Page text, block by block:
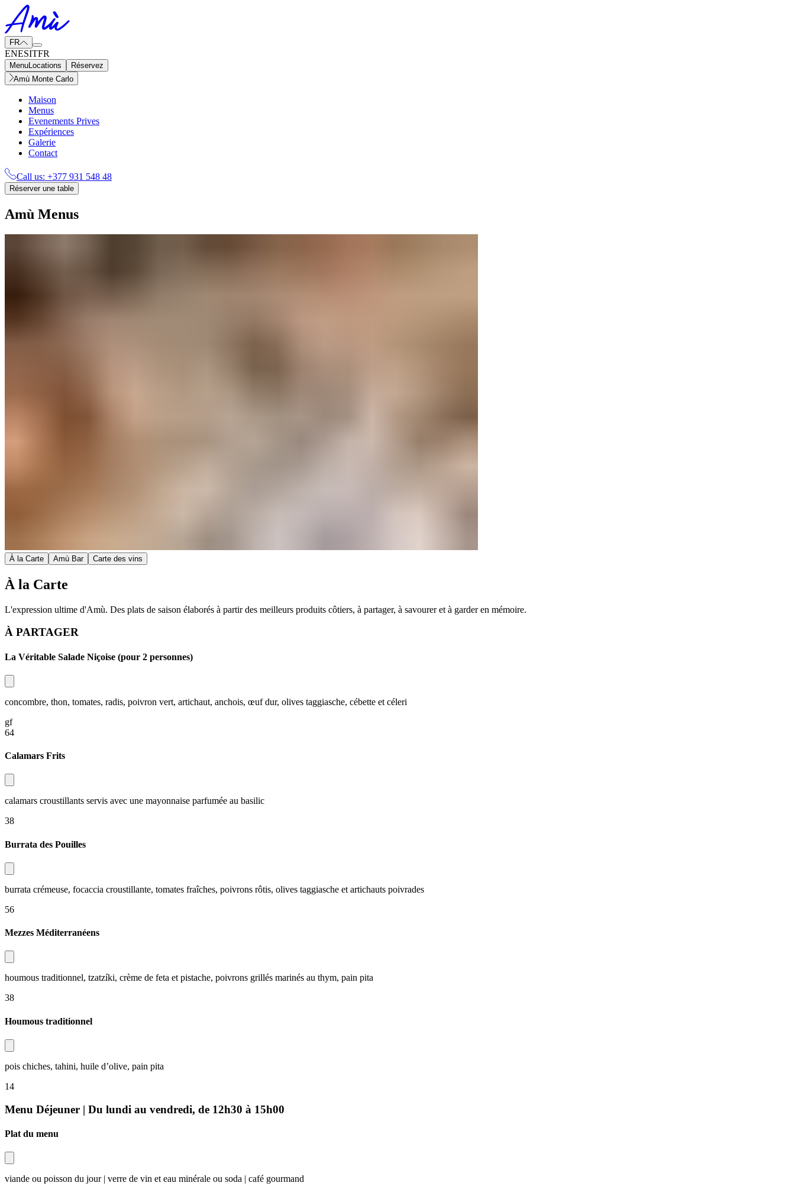
FR
ENESITFR
MenuLocations
Réservez
Amù Monte Carlo
Maison
Menus
Evenements Prives
Expériences
Galerie
Contact
Call us: +377 931 548 48
Réserver une table
Amù Menus​​​​‌ ‍ ​‍​‍‌‍ ‌ ​‍‌‍‍‌‌‍‌ ‌‍‍‌‌‍ ‍​‍​‍​ ‍‍​‍​‍‌ ​ ‌‍​‌‌‍ ‍‌‍‍‌‌ ‌​‌ ‍‌​‍ ‍‌‍‍‌‌‍ ​‍​‍​‍ ​​‍​‍‌‍‍​‌ ​‍‌‍‌‌‌‍‌‍​‍​‍​ ‍‍​‍​‍‌‍‍​‌ ‌​‌ ‌​‌ ​​‌ ​ ​ ‍‍​‍ ​‍ ‌‍ ​​‍ ‌‌‍​‌‌‍ ‍‌‍‌​​‍ ‌‌ ​‍​‍ ‌‌‍‍​‌‍ ‌ ‌​‌‍‌‌‌‍ ​‌ ​ ​‍ ‌‌ ​ ‌ ‌​‌ ‌‌‌‍‌​‌‍‍‌‌‍ ​‍ ‍‌ ‌‍‌‍‌‌‌ ​‍‌‍​ ‌‍‌‌‌‍ ​​‍ ‍‌‍​‌‌ ​​‌ ​​​‍ ‌‍‍‌‌‍ ‍‌ ‌​‌‍‌‌‌‍ ‍‌ ‌​​‍ ‌‍‌‌‌‍‌​‌‍‍‌‌ ‌​​‍ ‌‍ ‌‌‍ ‌‍‌​‌‍‌‌​ ‌‌ ​​‌ ​‍‌‍‌‌‌ ​ ‌‍‌‌‌‍ ‍‌ ‌​‌‍​‌‌ ‌​‌‍‍‌‌‍ ‌‍ ‍​ ‍ ‌‍‍‌‌‍‌​​ ‌‌‍​‌​ ​ ‌‍‌‍​ ​​‌‍​ ‌‍​‍​ ‌‌​ ​‌​‍ ‌‌‍‌‌​ ​ ​ ‍​​ ​‍​‍ ‌​ ‌​‌‍‌‍​ ​​​ ‍​​‍ ‌​ ‍‌​ ‌‍​ ​‍​ ​‌​‍ ‌‌‍​ ​ ​‌‌‍​ ​ ​‌‌‍‌‍​ ​‌‌‍‌‌​ ​​​ ‌ ‌‍‌​​ ​ ​ ​ ​ ‍ ‌ ‌​‌ ‍‌‌ ​​‌‍‌‌​ ‌‌‍‍​‌‍ ‌ ‌​‌‍‌‌‌‍ ​‌‌​ ‌‍‍‌‌ ‌​‌‍‌‌‌‌​​‌‍​‌‌‍‌ ‌‍‌‌​ ‍ ‌ ​​‌‍​‌‌ ‌​‌‍‍​​ ‌‌ ​​‌‍​‌‌‍‌ ‌‍‌‌‌​​‍‌ ‌‌‌‍‍‌‌‍ ​‌‍‌​‌‍‌‌‌ ​‍​‍‌‌​ ‌‌‌​​‍‌‌ ‌‍‍ ‌‍‌‌‌ ‍‌​‍‌‌​ ​ ‌​‌​​‍‌‌​ ​ ‌​‌​​‍‌‌​ ​‍​ ​‍​ ‌​​ ​‌​ ‌‌‌‍​‌‌‍‌‍​ ​​​ ‌‌‌‍​ ​ ‍‌​ ‌‌‌‍‌‍​ ‌ ​‍‌‌​ ​‍​ ​‍​‍‌‌​ ‌‌‌​‌​​‍ ‍‌‍‍​‌‍‌‌‌‍​‌‌‍‌​‌‍‍‌‌‍ ‍‌‍‌ ​ ‌‍​‍‌‍​‌‌ ​ ‌‍‌‌‌‌‌‌‌ ​‍‌‍ ​​ ‌‌‍‍​‌ ‌​‌ ‌​‌ ​​‌ ​ ​‍‌‌​ ​ ‌​​‌​‍‌‌​ ​‍‌​‌‍​‍‌‌​ ​‍‌​‌‍‌‍ ​​‍ ‌‌‍​‌‌‍ ‍‌‍‌​​‍ ‌‌ ​‍​‍ ‌‌‍‍​‌‍ ‌ ‌​‌‍‌‌‌‍ ​‌ ​ ​‍ ‌‌ ​ ‌ ‌​‌ ‌‌‌‍‌​‌‍‍‌‌‍ ​‍ ‍‌ ‌‍‌‍‌‌‌ ​‍‌‍​ ‌‍‌‌‌‍ ​​‍ ‍‌‍​‌‌ ​​‌ ​​​‍‌‍‌‍‍‌‌‍‌​​ ‌‌‍​‌​ ​ ‌‍‌‍​ ​​‌‍​ ‌‍​‍​ ‌‌​ ​‌​‍ ‌‌‍‌‌​ ​ ​ ‍​​ ​‍​‍ ‌​ ‌​‌‍‌‍​ ​​​ ‍​​‍ ‌​ ‍‌​ ‌‍​ ​‍​ ​‌​‍ ‌‌‍​ ​ ​‌‌‍​ ​ ​‌‌‍‌‍​ ​‌‌‍‌‌​ ​​​ ‌ ‌‍‌​​ ​ ​ ​ ​‍‌‍‌ ‌​‌ ‍‌‌ ​​‌‍‌‌​ ‌‌‍‍​‌‍ ‌ ‌​‌‍‌‌‌‍ ​‌‌​ ‌‍‍‌‌ ‌​‌‍‌‌‌‌​​‌‍​‌‌‍‌ ‌‍‌‌​‍‌‍‌ ​​‌‍​‌‌ ‌​‌‍‍​​ ‌‌ ​​‌‍​‌‌‍‌ ‌‍‌‌‌​​‍‌ ‌‌‌‍‍‌‌‍ ​‌‍‌​‌‍‌‌‌ ​‍​‍‌‌​ ‌‌‌​​‍‌‌ ‌‍‍ ‌‍‌‌‌ ‍‌​‍‌‌​ ​ ‌​‌​​‍‌‌​ ​ ‌​‌​​‍‌‌​ ​‍​ ​‍​ ‌​​ ​‌​ ‌‌‌‍​‌‌‍‌‍​ ​​​ ‌‌‌‍​ ​ ‍‌​ ‌‌‌‍‌‍​ ‌ ​‍‌‌​ ​‍​ ​‍​‍‌‌​ ‌‌‌​‌​​‍ ‍‌‍‍​‌‍‌‌‌‍​‌‌‍‌​‌‍‍‌‌‍ ‍‌‍‌ ​‍‌‍‌ ​​‌‍‌‌‌ ​‍‌ ​ ‌ ​​‌‍‌‌‌‍​ ‌ ‌​‌‍‍‌‌ ‌‍‌‍‌‌​ ‌‌ ​​‌ ‌‌‌‍​‍‌‍ ​‌‍‍‌‌ ​ ‌‍‍​‌‍‌‌‌‍‌​​‍​‍‌ ‌
À la Carte​​​​‌ ‍ ​‍​‍‌‍ ‌ ​‍‌‍‍‌‌‍‌ ‌‍‍‌‌‍ ‍​‍​‍​ ‍‍​‍​‍‌ ​ ‌‍​‌‌‍ ‍‌‍‍‌‌ ‌​‌ ‍‌​‍ ‍‌‍‍‌‌‍ ​‍​‍​‍ ​​‍​‍‌‍‍​‌ ​‍‌‍‌‌‌‍‌‍​‍​‍​ ‍‍​‍​‍‌‍‍​‌ ‌​‌ ‌​‌ ​​‌ ​ ​ ‍‍​‍ ​‍ ‌‍ ​​‍ ‌‌‍​‌‌‍ ‍‌‍‌​​‍ ‌‌ ​‍​‍ ‌‌‍‍​‌‍ ‌ ‌​‌‍‌‌‌‍ ​‌ ​ ​‍ ‌‌ ​ ‌ ‌​‌ ‌‌‌‍‌​‌‍‍‌‌‍ ​‍ ‍‌ ‌‍‌‍‌‌‌ ​‍‌‍​ ‌‍‌‌‌‍ ​​‍ ‍‌‍​‌‌ ​​‌ ​​​‍ ‌‍‍‌‌‍ ‍‌ ‌​‌‍‌‌‌‍ ‍‌ ‌​​‍ ‌‍‌‌‌‍‌​‌‍‍‌‌ ‌​​‍ ‌‍ ‌‌‍ ‌‍‌​‌‍‌‌​ ‌‌ ​​‌ ​‍‌‍‌‌‌ ​ ‌‍‌‌‌‍ ‍‌ ‌​‌‍​‌‌ ‌​‌‍‍‌‌‍ ‌‍ ‍​ ‍ ‌‍‍‌‌‍‌​​ ‌‌‍​‌​ ​ ‌‍‌‍​ ​​‌‍​ ‌‍​‍​ ‌‌​ ​‌​‍ ‌‌‍‌‌​ ​ ​ ‍​​ ​‍​‍ ‌​ ‌​‌‍‌‍​ ​​​ ‍​​‍ ‌​ ‍‌​ ‌‍​ ​‍​ ​‌​‍ ‌‌‍​ ​ ​‌‌‍​ ​ ​‌‌‍‌‍​ ​‌‌‍‌‌​ ​​​ ‌ ‌‍‌​​ ​ ​ ​ ​ ‍ ‌ ‌​‌ ‍‌‌ ​​‌‍‌‌​ ‌‌‍‍​‌‍ ‌ ‌​‌‍‌‌‌‍ ​‌‌​ ‌‍‍‌‌ ‌​‌‍‌‌‌‌​​‌‍​‌‌‍‌ ‌‍‌‌​ ‍ ‌ ​​‌‍​‌‌ ‌​‌‍‍​​ ‌‌ ​​‌‍​‌‌‍‌ ‌‍‌‌‌​​‍‌ ‌‌‌‍‍‌‌‍ ​‌‍‌​‌‍‌‌‌ ​‍​‍‌‌​ ‌‌‌​​‍‌‌ ‌‍‍ ‌‍‌‌‌ ‍‌​‍‌‌​ ​ ‌​‌​​‍‌‌​ ​ ‌​‌​​‍‌‌​ ​‍​ ​‍‌‍‌‌​ ​​​ ​‌‌‍​ ‌‍‌​​ ‍​​ ​‌‌‍​‍​ ‌‍​ ​ ‌‍‌‍‌‍‌‍​‍‌‌​ ​‍​ ​‍​‍‌‌​ ‌‌‌​‌​​‍ ‍‌‍ ‌‌‍‌‌‌‍ ‍‌ ‌‌‌ ​ ​‍‌‌​ ‌‌‌​​‍‌‌ ‌‍‍ ‌‍‌‌‌ ‍‌​‍‌‌​ ​ ‌​‌​​‍‌‌​ ​ ‌​‌​​‍‌‌​ ​‍​ ​‍​ ‌‌​ ‌ ​ ‌‍‌‍‌‌​ ​​​ ‍‌​ ​ ‌‍‌​​ ‍‌​ ​‌‌‍‌​​ ‌ ​‍‌‌​ ​‍​ ​‍​‍‌‌​ ‌‌‌​‌​​‍ ‍‌‍ ‌‌‍‌‌‌‍ ‍‌ ‌‌‌​ ‍‌‍​‌‌‍ ‌‌‍‌‌​ ‌‍​‍‌‍​‌‌ ​ ‌‍‌‌‌‌‌‌‌ ​‍‌‍ ​​ ‌‌‍‍​‌ ‌​‌ ‌​‌ ​​‌ ​ ​‍‌‌​ ​ ‌​​‌​‍‌‌​ ​‍‌​‌‍​‍‌‌​ ​‍‌​‌‍‌‍ ​​‍ ‌‌‍​‌‌‍ ‍‌‍‌​​‍ ‌‌ ​‍​‍ ‌‌‍‍​‌‍ ‌ ‌​‌‍‌‌‌‍ ​‌ ​ ​‍ ‌‌ ​ ‌ ‌​‌ ‌‌‌‍‌​‌‍‍‌‌‍ ​‍ ‍‌ ‌‍‌‍‌‌‌ ​‍‌‍​ ‌‍‌‌‌‍ ​​‍ ‍‌‍​‌‌ ​​‌ ​​​‍‌‍‌‍‍‌‌‍‌​​ ‌‌‍​‌​ ​ ‌‍‌‍​ ​​‌‍​ ‌‍​‍​ ‌‌​ ​‌​‍ ‌‌‍‌‌​ ​ ​ ‍​​ ​‍​‍ ‌​ ‌​‌‍‌‍​ ​​​ ‍​​‍ ‌​ ‍‌​ ‌‍​ ​‍​ ​‌​‍ ‌‌‍​ ​ ​‌‌‍​ ​ ​‌‌‍‌‍​ ​‌‌‍‌‌​ ​​​ ‌ ‌‍‌​​ ​ ​ ​ ​‍‌‍‌ ‌​‌ ‍‌‌ ​​‌‍‌‌​ ‌‌‍‍​‌‍ ‌ ‌​‌‍‌‌‌‍ ​‌‌​ ‌‍‍‌‌ ‌​‌‍‌‌‌‌​​‌‍​‌‌‍‌ ‌‍‌‌​‍‌‍‌ ​​‌‍​‌‌ ‌​‌‍‍​​ ‌‌ ​​‌‍​‌‌‍‌ ‌‍‌‌‌​​‍‌ ‌‌‌‍‍‌‌‍ ​‌‍‌​‌‍‌‌‌ ​‍​‍‌‌​ ‌‌‌​​‍‌‌ ‌‍‍ ‌‍‌‌‌ ‍‌​‍‌‌​ ​ ‌​‌​​‍‌‌​ ​ ‌​‌​​‍‌‌​ ​‍​ ​‍‌‍‌‌​ ​​​ ​‌‌‍​ ‌‍‌​​ ‍​​ ​‌‌‍​‍​ ‌‍​ ​ ‌‍‌‍‌‍‌‍​‍‌‌​ ​‍​ ​‍​‍‌‌​ ‌‌‌​‌​​‍ ‍‌‍ ‌‌‍‌‌‌‍ ‍‌ ‌‌‌ ​ ​‍‌‌​ ‌‌‌​​‍‌‌ ‌‍‍ ‌‍‌‌‌ ‍‌​‍‌‌​ ​ ‌​‌​​‍‌‌​ ​ ‌​‌​​‍‌‌​ ​‍​ ​‍​ ‌‌​ ‌ ​ ‌‍‌‍‌‌​ ​​​ ‍‌​ ​ ‌‍‌​​ ‍‌​ ​‌‌‍‌​​ ‌ ​‍‌‌​ ​‍​ ​‍​‍‌‌​ ‌‌‌​‌​​‍ ‍‌‍ ‌‌‍‌‌‌‍ ‍‌ ‌‌‌​ ‍‌‍​‌‌‍ ‌‌‍‌‌​‍‌‍‌ ​​‌‍‌‌‌ ​‍‌ ​ ‌ ​​‌‍‌‌‌‍​ ‌ ‌​‌‍‍‌‌ ‌‍‌‍‌‌​ ‌‌ ​​‌ ‌‌‌‍​‍‌‍ ​‌‍‍‌‌ ​ ‌‍‍​‌‍‌‌‌‍‌​​‍​‍‌ ‌ Amù Bar​​​​‌ ‍ ​‍​‍‌‍ ‌ ​‍‌‍‍‌‌‍‌ ‌‍‍‌‌‍ ‍​‍​‍​ ‍‍​‍​‍‌ ​ ‌‍​‌‌‍ ‍‌‍‍‌‌ ‌​‌ ‍‌​‍ ‍‌‍‍‌‌‍ ​‍​‍​‍ ​​‍​‍‌‍‍​‌ ​‍‌‍‌‌‌‍‌‍​‍​‍​ ‍‍​‍​‍‌‍‍​‌ ‌​‌ ‌​‌ ​​‌ ​ ​ ‍‍​‍ ​‍ ‌‍ ​​‍ ‌‌‍​‌‌‍ ‍‌‍‌​​‍ ‌‌ ​‍​‍ ‌‌‍‍​‌‍ ‌ ‌​‌‍‌‌‌‍ ​‌ ​ ​‍ ‌‌ ​ ‌ ‌​‌ ‌‌‌‍‌​‌‍‍‌‌‍ ​‍ ‍‌ ‌‍‌‍‌‌‌ ​‍‌‍​ ‌‍‌‌‌‍ ​​‍ ‍‌‍​‌‌ ​​‌ ​​​‍ ‌‍‍‌‌‍ ‍‌ ‌​‌‍‌‌‌‍ ‍‌ ‌​​‍ ‌‍‌‌‌‍‌​‌‍‍‌‌ ‌​​‍ ‌‍ ‌‌‍ ‌‍‌​‌‍‌‌​ ‌‌ ​​‌ ​‍‌‍‌‌‌ ​ ‌‍‌‌‌‍ ‍‌ ‌​‌‍​‌‌ ‌​‌‍‍‌‌‍ ‌‍ ‍​ ‍ ‌‍‍‌‌‍‌​​ ‌‌‍​‌​ ​ ‌‍‌‍​ ​​‌‍​ ‌‍​‍​ ‌‌​ ​‌​‍ ‌‌‍‌‌​ ​ ​ ‍​​ ​‍​‍ ‌​ ‌​‌‍‌‍​ ​​​ ‍​​‍ ‌​ ‍‌​ ‌‍​ ​‍​ ​‌​‍ ‌‌‍​ ​ ​‌‌‍​ ​ ​‌‌‍‌‍​ ​‌‌‍‌‌​ ​​​ ‌ ‌‍‌​​ ​ ​ ​ ​ ‍ ‌ ‌​‌ ‍‌‌ ​​‌‍‌‌​ ‌‌‍‍​‌‍ ‌ ‌​‌‍‌‌‌‍ ​‌‌​ ‌‍‍‌‌ ‌​‌‍‌‌‌‌​​‌‍​‌‌‍‌ ‌‍‌‌​ ‍ ‌ ​​‌‍​‌‌ ‌​‌‍‍​​ ‌‌ ​​‌‍​‌‌‍‌ ‌‍‌‌‌​​‍‌ ‌‌‌‍‍‌‌‍ ​‌‍‌​‌‍‌‌‌ ​‍​‍‌‌​ ‌‌‌​​‍‌‌ ‌‍‍ ‌‍‌‌‌ ‍‌​‍‌‌​ ​ ‌​‌​​‍‌‌​ ​ ‌​‌​​‍‌‌​ ​‍​ ​‍‌‍‌‌​ ​​​ ​‌‌‍​ ‌‍‌​​ ‍​​ ​‌‌‍​‍​ ‌‍​ ​ ‌‍‌‍‌‍‌‍​‍‌‌​ ​‍​ ​‍​‍‌‌​ ‌‌‌​‌​​‍ ‍‌‍ ‌‌‍‌‌‌‍ ‍‌ ‌‌‌ ​ ​‍‌‌​ ‌‌‌​​‍‌‌ ‌‍‍ ‌‍‌‌‌ ‍‌​‍‌‌​ ​ ‌​‌​​‍‌‌​ ​ ‌​‌​​‍‌‌​ ​‍​ ​‍‌‍​‍​ ‌​​ ​ ​ ‌‌​ ​‌​ ‌‍‌‍‌​​ ​​​ ​​​ ​‌​ ​‌​ ‌‍​‍‌‌​ ​‍​ ​‍​‍‌‌​ ‌‌‌​‌​​‍ ‍‌‍ ‌‌‍‌‌‌‍ ‍‌ ‌‌‌​ ‍‌‍​‌‌‍ ‌‌‍‌‌​ ‌‍​‍‌‍​‌‌ ​ ‌‍‌‌‌‌‌‌‌ ​‍‌‍ ​​ ‌‌‍‍​‌ ‌​‌ ‌​‌ ​​‌ ​ ​‍‌‌​ ​ ‌​​‌​‍‌‌​ ​‍‌​‌‍​‍‌‌​ ​‍‌​‌‍‌‍ ​​‍ ‌‌‍​‌‌‍ ‍‌‍‌​​‍ ‌‌ ​‍​‍ ‌‌‍‍​‌‍ ‌ ‌​‌‍‌‌‌‍ ​‌ ​ ​‍ ‌‌ ​ ‌ ‌​‌ ‌‌‌‍‌​‌‍‍‌‌‍ ​‍ ‍‌ ‌‍‌‍‌‌‌ ​‍‌‍​ ‌‍‌‌‌‍ ​​‍ ‍‌‍​‌‌ ​​‌ ​​​‍‌‍‌‍‍‌‌‍‌​​ ‌‌‍​‌​ ​ ‌‍‌‍​ ​​‌‍​ ‌‍​‍​ ‌‌​ ​‌​‍ ‌‌‍‌‌​ ​ ​ ‍​​ ​‍​‍ ‌​ ‌​‌‍‌‍​ ​​​ ‍​​‍ ‌​ ‍‌​ ‌‍​ ​‍​ ​‌​‍ ‌‌‍​ ​ ​‌‌‍​ ​ ​‌‌‍‌‍​ ​‌‌‍‌‌​ ​​​ ‌ ‌‍‌​​ ​ ​ ​ ​‍‌‍‌ ‌​‌ ‍‌‌ ​​‌‍‌‌​ ‌‌‍‍​‌‍ ‌ ‌​‌‍‌‌‌‍ ​‌‌​ ‌‍‍‌‌ ‌​‌‍‌‌‌‌​​‌‍​‌‌‍‌ ‌‍‌‌​‍‌‍‌ ​​‌‍​‌‌ ‌​‌‍‍​​ ‌‌ ​​‌‍​‌‌‍‌ ‌‍‌‌‌​​‍‌ ‌‌‌‍‍‌‌‍ ​‌‍‌​‌‍‌‌‌ ​‍​‍‌‌​ ‌‌‌​​‍‌‌ ‌‍‍ ‌‍‌‌‌ ‍‌​‍‌‌​ ​ ‌​‌​​‍‌‌​ ​ ‌​‌​​‍‌‌​ ​‍​ ​‍‌‍‌‌​ ​​​ ​‌‌‍​ ‌‍‌​​ ‍​​ ​‌‌‍​‍​ ‌‍​ ​ ‌‍‌‍‌‍‌‍​‍‌‌​ ​‍​ ​‍​‍‌‌​ ‌‌‌​‌​​‍ ‍‌‍ ‌‌‍‌‌‌‍ ‍‌ ‌‌‌ ​ ​‍‌‌​ ‌‌‌​​‍‌‌ ‌‍‍ ‌‍‌‌‌ ‍‌​‍‌‌​ ​ ‌​‌​​‍‌‌​ ​ ‌​‌​​‍‌‌​ ​‍​ ​‍‌‍​‍​ ‌​​ ​ ​ ‌‌​ ​‌​ ‌‍‌‍‌​​ ​​​ ​​​ ​‌​ ​‌​ ‌‍​‍‌‌​ ​‍​ ​‍​‍‌‌​ ‌‌‌​‌​​‍ ‍‌‍ ‌‌‍‌‌‌‍ ‍‌ ‌‌‌​ ‍‌‍​‌‌‍ ‌‌‍‌‌​‍‌‍‌ ​​‌‍‌‌‌ ​‍‌ ​ ‌ ​​‌‍‌‌‌‍​ ‌ ‌​‌‍‍‌‌ ‌‍‌‍‌‌​ ‌‌ ​​‌ ‌‌‌‍​‍‌‍ ​‌‍‍‌‌ ​ ‌‍‍​‌‍‌‌‌‍‌​​‍​‍‌ ‌ Carte des vins​​​​‌ ‍ ​‍​‍‌‍ ‌ ​‍‌‍‍‌‌‍‌ ‌‍‍‌‌‍ ‍​‍​‍​ ‍‍​‍​‍‌ ​ ‌‍​‌‌‍ ‍‌‍‍‌‌ ‌​‌ ‍‌​‍ ‍‌‍‍‌‌‍ ​‍​‍​‍ ​​‍​‍‌‍‍​‌ ​‍‌‍‌‌‌‍‌‍​‍​‍​ ‍‍​‍​‍‌‍‍​‌ ‌​‌ ‌​‌ ​​‌ ​ ​ ‍‍​‍ ​‍ ‌‍ ​​‍ ‌‌‍​‌‌‍ ‍‌‍‌​​‍ ‌‌ ​‍​‍ ‌‌‍‍​‌‍ ‌ ‌​‌‍‌‌‌‍ ​‌ ​ ​‍ ‌‌ ​ ‌ ‌​‌ ‌‌‌‍‌​‌‍‍‌‌‍ ​‍ ‍‌ ‌‍‌‍‌‌‌ ​‍‌‍​ ‌‍‌‌‌‍ ​​‍ ‍‌‍​‌‌ ​​‌ ​​​‍ ‌‍‍‌‌‍ ‍‌ ‌​‌‍‌‌‌‍ ‍‌ ‌​​‍ ‌‍‌‌‌‍‌​‌‍‍‌‌ ‌​​‍ ‌‍ ‌‌‍ ‌‍‌​‌‍‌‌​ ‌‌ ​​‌ ​‍‌‍‌‌‌ ​ ‌‍‌‌‌‍ ‍‌ ‌​‌‍​‌‌ ‌​‌‍‍‌‌‍ ‌‍ ‍​ ‍ ‌‍‍‌‌‍‌​​ ‌‌‍​‌​ ​ ‌‍‌‍​ ​​‌‍​ ‌‍​‍​ ‌‌​ ​‌​‍ ‌‌‍‌‌​ ​ ​ ‍​​ ​‍​‍ ‌​ ‌​‌‍‌‍​ ​​​ ‍​​‍ ‌​ ‍‌​ ‌‍​ ​‍​ ​‌​‍ ‌‌‍​ ​ ​‌‌‍​ ​ ​‌‌‍‌‍​ ​‌‌‍‌‌​ ​​​ ‌ ‌‍‌​​ ​ ​ ​ ​ ‍ ‌ ‌​‌ ‍‌‌ ​​‌‍‌‌​ ‌‌‍‍​‌‍ ‌ ‌​‌‍‌‌‌‍ ​‌‌​ ‌‍‍‌‌ ‌​‌‍‌‌‌‌​​‌‍​‌‌‍‌ ‌‍‌‌​ ‍ ‌ ​​‌‍​‌‌ ‌​‌‍‍​​ ‌‌ ​​‌‍​‌‌‍‌ ‌‍‌‌‌​​‍‌ ‌‌‌‍‍‌‌‍ ​‌‍‌​‌‍‌‌‌ ​‍​‍‌‌​ ‌‌‌​​‍‌‌ ‌‍‍ ‌‍‌‌‌ ‍‌​‍‌‌​ ​ ‌​‌​​‍‌‌​ ​ ‌​‌​​‍‌‌​ ​‍​ ​‍‌‍‌‌​ ​​​ ​‌‌‍​ ‌‍‌​​ ‍​​ ​‌‌‍​‍​ ‌‍​ ​ ‌‍‌‍‌‍‌‍​‍‌‌​ ​‍​ ​‍​‍‌‌​ ‌‌‌​‌​​‍ ‍‌‍ ‌‌‍‌‌‌‍ ‍‌ ‌‌‌ ​ ​‍‌‌​ ‌‌‌​​‍‌‌ ‌‍‍ ‌‍‌‌‌ ‍‌​‍‌‌​ ​ ‌​‌​​‍‌‌​ ​ ‌​‌​​‍‌‌​ ​‍​ ​‍​ ‌‌‌‍‌‌​ ‌ ‌‍​ ​ ‌ ​ ‌‍​ ​​‌‍​‍​ ‌‍​ ‌ ‌‍​‌‌‍​‍​‍‌‌​ ​‍​ ​‍​‍‌‌​ ‌‌‌​‌​​‍ ‍‌‍ ‌‌‍‌‌‌‍ ‍‌ ‌‌‌​ ‍‌‍​‌‌‍ ‌‌‍‌‌​ ‌‍​‍‌‍​‌‌ ​ ‌‍‌‌‌‌‌‌‌ ​‍‌‍ ​​ ‌‌‍‍​‌ ‌​‌ ‌​‌ ​​‌ ​ ​‍‌‌​ ​ ‌​​‌​‍‌‌​ ​‍‌​‌‍​‍‌‌​ ​‍‌​‌‍‌‍ ​​‍ ‌‌‍​‌‌‍ ‍‌‍‌​​‍ ‌‌ ​‍​‍ ‌‌‍‍​‌‍ ‌ ‌​‌‍‌‌‌‍ ​‌ ​ ​‍ ‌‌ ​ ‌ ‌​‌ ‌‌‌‍‌​‌‍‍‌‌‍ ​‍ ‍‌ ‌‍‌‍‌‌‌ ​‍‌‍​ ‌‍‌‌‌‍ ​​‍ ‍‌‍​‌‌ ​​‌ ​​​‍‌‍‌‍‍‌‌‍‌​​ ‌‌‍​‌​ ​ ‌‍‌‍​ ​​‌‍​ ‌‍​‍​ ‌‌​ ​‌​‍ ‌‌‍‌‌​ ​ ​ ‍​​ ​‍​‍ ‌​ ‌​‌‍‌‍​ ​​​ ‍​​‍ ‌​ ‍‌​ ‌‍​ ​‍​ ​‌​‍ ‌‌‍​ ​ ​‌‌‍​ ​ ​‌‌‍‌‍​ ​‌‌‍‌‌​ ​​​ ‌ ‌‍‌​​ ​ ​ ​ ​‍‌‍‌ ‌​‌ ‍‌‌ ​​‌‍‌‌​ ‌‌‍‍​‌‍ ‌ ‌​‌‍‌‌‌‍ ​‌‌​ ‌‍‍‌‌ ‌​‌‍‌‌‌‌​​‌‍​‌‌‍‌ ‌‍‌‌​‍‌‍‌ ​​‌‍​‌‌ ‌​‌‍‍​​ ‌‌ ​​‌‍​‌‌‍‌ ‌‍‌‌‌​​‍‌ ‌‌‌‍‍‌‌‍ ​‌‍‌​‌‍‌‌‌ ​‍​‍‌‌​ ‌‌‌​​‍‌‌ ‌‍‍ ‌‍‌‌‌ ‍‌​‍‌‌​ ​ ‌​‌​​‍‌‌​ ​ ‌​‌​​‍‌‌​ ​‍​ ​‍‌‍‌‌​ ​​​ ​‌‌‍​ ‌‍‌​​ ‍​​ ​‌‌‍​‍​ ‌‍​ ​ ‌‍‌‍‌‍‌‍​‍‌‌​ ​‍​ ​‍​‍‌‌​ ‌‌‌​‌​​‍ ‍‌‍ ‌‌‍‌‌‌‍ ‍‌ ‌‌‌ ​ ​‍‌‌​ ‌‌‌​​‍‌‌ ‌‍‍ ‌‍‌‌‌ ‍‌​‍‌‌​ ​ ‌​‌​​‍‌‌​ ​ ‌​‌​​‍‌‌​ ​‍​ ​‍​ ‌‌‌‍‌‌​ ‌ ‌‍​ ​ ‌ ​ ‌‍​ ​​‌‍​‍​ ‌‍​ ‌ ‌‍​‌‌‍​‍​‍‌‌​ ​‍​ ​‍​‍‌‌​ ‌‌‌​‌​​‍ ‍‌‍ ‌‌‍‌‌‌‍ ‍‌ ‌‌‌​ ‍‌‍​‌‌‍ ‌‌‍‌‌​‍‌‍‌ ​​‌‍‌‌‌ ​‍‌ ​ ‌ ​​‌‍‌‌‌‍​ ‌ ‌​‌‍‍‌‌ ‌‍‌‍‌‌​ ‌‌ ​​‌ ‌‌‌‍​‍‌‍ ​‌‍‍‌‌ ​ ‌‍‍​‌‍‌‌‌‍‌​​‍​‍‌ ‌
À la Carte​​​​‌ ‍ ​‍​‍‌‍ ‌ ​‍‌‍‍‌‌‍‌ ‌‍‍‌‌‍ ‍​‍​‍​ ‍‍​‍​‍‌ ​ ‌‍​‌‌‍ ‍‌‍‍‌‌ ‌​‌ ‍‌​‍ ‍‌‍‍‌‌‍ ​‍​‍​‍ ​​‍​‍‌‍‍​‌ ​‍‌‍‌‌‌‍‌‍​‍​‍​ ‍‍​‍​‍‌‍‍​‌ ‌​‌ ‌​‌ ​​‌ ​ ​ ‍‍​‍ ​‍ ‌‍ ​​‍ ‌‌‍​‌‌‍ ‍‌‍‌​​‍ ‌‌ ​‍​‍ ‌‌‍‍​‌‍ ‌ ‌​‌‍‌‌‌‍ ​‌ ​ ​‍ ‌‌ ​ ‌ ‌​‌ ‌‌‌‍‌​‌‍‍‌‌‍ ​‍ ‍‌ ‌‍‌‍‌‌‌ ​‍‌‍​ ‌‍‌‌‌‍ ​​‍ ‍‌‍​‌‌ ​​‌ ​​​‍ ‌‍‍‌‌‍ ‍‌ ‌​‌‍‌‌‌‍ ‍‌ ‌​​‍ ‌‍‌‌‌‍‌​‌‍‍‌‌ ‌​​‍ ‌‍ ‌‌‍ ‌‍‌​‌‍‌‌​ ‌‌ ​​‌ ​‍‌‍‌‌‌ ​ ‌‍‌‌‌‍ ‍‌ ‌​‌‍​‌‌ ‌​‌‍‍‌‌‍ ‌‍ ‍​ ‍ ‌‍‍‌‌‍‌​​ ‌‌‍​‌​ ​ ‌‍‌‍​ ​​‌‍​ ‌‍​‍​ ‌‌​ ​‌​‍ ‌‌‍‌‌​ ​ ​ ‍​​ ​‍​‍ ‌​ ‌​‌‍‌‍​ ​​​ ‍​​‍ ‌​ ‍‌​ ‌‍​ ​‍​ ​‌​‍ ‌‌‍​ ​ ​‌‌‍​ ​ ​‌‌‍‌‍​ ​‌‌‍‌‌​ ​​​ ‌ ‌‍‌​​ ​ ​ ​ ​ ‍ ‌ ‌​‌ ‍‌‌ ​​‌‍‌‌​ ‌‌‍‍​‌‍ ‌ ‌​‌‍‌‌‌‍ ​‌‌​ ‌‍‍‌‌ ‌​‌‍‌‌‌‌​​‌‍​‌‌‍‌ ‌‍‌‌​ ‍ ‌ ​​‌‍​‌‌ ‌​‌‍‍​​ ‌‌ ​​‌‍​‌‌‍‌ ‌‍‌‌‌​​‍‌ ‌‌‌‍‍‌‌‍ ​‌‍‌​‌‍‌‌‌ ​‍​‍‌‌​ ‌‌‌​​‍‌‌ ‌‍‍ ‌‍‌‌‌ ‍‌​‍‌‌​ ​ ‌​‌​​‍‌‌​ ​ ‌​‌​​‍‌‌​ ​‍​ ​‍‌‍‌‌​ ​​​ ​‌‌‍​ ‌‍‌​​ ‍​​ ​‌‌‍​‍​ ‌‍​ ​ ‌‍‌‍‌‍‌‍​‍‌‌​ ​‍​ ​‍​‍‌‌​ ‌‌‌​‌​​‍ ‍‌‍ ‌‌‍‌‌‌‍ ‍‌ ‌‌‌ ​ ​‍‌‌​ ‌‌‌​​‍‌‌ ‌‍‍ ‌‍‌‌‌ ‍‌​‍‌‌​ ​ ‌​‌​​‍‌‌​ ​ ‌​‌​​‍‌‌​ ​‍​ ​‍​ ‌‌​ ‌ ​ ‌‍‌‍‌‌​ ​​​ ‍‌​ ​ ‌‍‌​​ ‍‌​ ​‌‌‍‌​​ ‌ ​‍‌‌​ ​‍​ ​‍​‍‌‌​ ‌‌‌​‌​​‍ ‍‌‍ ‌‌‍‌‌‌‍ ‍‌ ‌‌‌​ ‍‌‍​‌‌‍ ‌‌‍‌‌​ ‌‍​‍‌‍​‌‌ ​ ‌‍‌‌‌‌‌‌‌ ​‍‌‍ ​​ ‌‌‍‍​‌ ‌​‌ ‌​‌ ​​‌ ​ ​‍‌‌​ ​ ‌​​‌​‍‌‌​ ​‍‌​‌‍​‍‌‌​ ​‍‌​‌‍‌‍ ​​‍ ‌‌‍​‌‌‍ ‍‌‍‌​​‍ ‌‌ ​‍​‍ ‌‌‍‍​‌‍ ‌ ‌​‌‍‌‌‌‍ ​‌ ​ ​‍ ‌‌ ​ ‌ ‌​‌ ‌‌‌‍‌​‌‍‍‌‌‍ ​‍ ‍‌ ‌‍‌‍‌‌‌ ​‍‌‍​ ‌‍‌‌‌‍ ​​‍ ‍‌‍​‌‌ ​​‌ ​​​‍‌‍‌‍‍‌‌‍‌​​ ‌‌‍​‌​ ​ ‌‍‌‍​ ​​‌‍​ ‌‍​‍​ ‌‌​ ​‌​‍ ‌‌‍‌‌​ ​ ​ ‍​​ ​‍​‍ ‌​ ‌​‌‍‌‍​ ​​​ ‍​​‍ ‌​ ‍‌​ ‌‍​ ​‍​ ​‌​‍ ‌‌‍​ ​ ​‌‌‍​ ​ ​‌‌‍‌‍​ ​‌‌‍‌‌​ ​​​ ‌ ‌‍‌​​ ​ ​ ​ ​‍‌‍‌ ‌​‌ ‍‌‌ ​​‌‍‌‌​ ‌‌‍‍​‌‍ ‌ ‌​‌‍‌‌‌‍ ​‌‌​ ‌‍‍‌‌ ‌​‌‍‌‌‌‌​​‌‍​‌‌‍‌ ‌‍‌‌​‍‌‍‌ ​​‌‍​‌‌ ‌​‌‍‍​​ ‌‌ ​​‌‍​‌‌‍‌ ‌‍‌‌‌​​‍‌ ‌‌‌‍‍‌‌‍ ​‌‍‌​‌‍‌‌‌ ​‍​‍‌‌​ ‌‌‌​​‍‌‌ ‌‍‍ ‌‍‌‌‌ ‍‌​‍‌‌​ ​ ‌​‌​​‍‌‌​ ​ ‌​‌​​‍‌‌​ ​‍​ ​‍‌‍‌‌​ ​​​ ​‌‌‍​ ‌‍‌​​ ‍​​ ​‌‌‍​‍​ ‌‍​ ​ ‌‍‌‍‌‍‌‍​‍‌‌​ ​‍​ ​‍​‍‌‌​ ‌‌‌​‌​​‍ ‍‌‍ ‌‌‍‌‌‌‍ ‍‌ ‌‌‌ ​ ​‍‌‌​ ‌‌‌​​‍‌‌ ‌‍‍ ‌‍‌‌‌ ‍‌​‍‌‌​ ​ ‌​‌​​‍‌‌​ ​ ‌​‌​​‍‌‌​ ​‍​ ​‍​ ‌‌​ ‌ ​ ‌‍‌‍‌‌​ ​​​ ‍‌​ ​ ‌‍‌​​ ‍‌​ ​‌‌‍‌​​ ‌ ​‍‌‌​ ​‍​ ​‍​‍‌‌​ ‌‌‌​‌​​‍ ‍‌‍ ‌‌‍‌‌‌‍ ‍‌ ‌‌‌​ ‍‌‍​‌‌‍ ‌‌‍‌‌​‍‌‍‌ ​​‌‍‌‌‌ ​‍‌ ​ ‌ ​​‌‍‌‌‌‍​ ‌ ‌​‌‍‍‌‌ ‌‍‌‍‌‌​ ‌‌ ​​‌ ‌‌‌‍​‍‌‍ ​‌‍‍‌‌ ​ ‌‍‍​‌‍‌‌‌‍‌​​‍​‍‌ ‌
L'expression ultime d'Amù. Des plats de saison élaborés à partir des meilleurs produits côtiers, à partager, à savourer et à garder en mémoire.​​​​‌ ‍ ​‍​‍‌‍ ‌ ​‍‌‍‍‌‌‍‌ ‌‍‍‌‌‍ ‍​‍​‍​ ‍‍​‍​‍‌ ​ ‌‍​‌‌‍ ‍‌‍‍‌‌ ‌​‌ ‍‌​‍ ‍‌‍‍‌‌‍ ​‍​‍​‍ ​​‍​‍‌‍‍​‌ ​‍‌‍‌‌‌‍‌‍​‍​‍​ ‍‍​‍​‍‌‍‍​‌ ‌​‌ ‌​‌ ​​‌ ​ ​ ‍‍​‍ ​‍ ‌‍ ​​‍ ‌‌‍​‌‌‍ ‍‌‍‌​​‍ ‌‌ ​‍​‍ ‌‌‍‍​‌‍ ‌ ‌​‌‍‌‌‌‍ ​‌ ​ ​‍ ‌‌ ​ ‌ ‌​‌ ‌‌‌‍‌​‌‍‍‌‌‍ ​‍ ‍‌ ‌‍‌‍‌‌‌ ​‍‌‍​ ‌‍‌‌‌‍ ​​‍ ‍‌‍​‌‌ ​​‌ ​​​‍ ‌‍‍‌‌‍ ‍‌ ‌​‌‍‌‌‌‍ ‍‌ ‌​​‍ ‌‍‌‌‌‍‌​‌‍‍‌‌ ‌​​‍ ‌‍ ‌‌‍ ‌‍‌​‌‍‌‌​ ‌‌ ​​‌ ​‍‌‍‌‌‌ ​ ‌‍‌‌‌‍ ‍‌ ‌​‌‍​‌‌ ‌​‌‍‍‌‌‍ ‌‍ ‍​ ‍ ‌‍‍‌‌‍‌​​ ‌‌‍​‌​ ​ ‌‍‌‍​ ​​‌‍​ ‌‍​‍​ ‌‌​ ​‌​‍ ‌‌‍‌‌​ ​ ​ ‍​​ ​‍​‍ ‌​ ‌​‌‍‌‍​ ​​​ ‍​​‍ ‌​ ‍‌​ ‌‍​ ​‍​ ​‌​‍ ‌‌‍​ ​ ​‌‌‍​ ​ ​‌‌‍‌‍​ ​‌‌‍‌‌​ ​​​ ‌ ‌‍‌​​ ​ ​ ​ ​ ‍ ‌ ‌​‌ ‍‌‌ ​​‌‍‌‌​ ‌‌‍‍​‌‍ ‌ ‌​‌‍‌‌‌‍ ​‌‌​ ‌‍‍‌‌ ‌​‌‍‌‌‌‌​​‌‍​‌‌‍‌ ‌‍‌‌​ ‍ ‌ ​​‌‍​‌‌ ‌​‌‍‍​​ ‌‌ ​​‌‍​‌‌‍‌ ‌‍‌‌‌​​‍‌ ‌‌‌‍‍‌‌‍ ​‌‍‌​‌‍‌‌‌ ​‍​‍‌‌​ ‌‌‌​​‍‌‌ ‌‍‍ ‌‍‌‌‌ ‍‌​‍‌‌​ ​ ‌​‌​​‍‌‌​ ​ ‌​‌​​‍‌‌​ ​‍​ ​‍‌‍‌‌​ ​​​ ​‌‌‍​ ‌‍‌​​ ‍​​ ​‌‌‍​‍​ ‌‍​ ​ ‌‍‌‍‌‍‌‍​‍‌‌​ ​‍​ ​‍​‍‌‌​ ‌‌‌​‌​​‍ ‍‌‍ ‌‌‍‌‌‌‍ ‍‌ ‌‌‌ ​ ​‍‌‌​ ‌‌‌​​‍‌‌ ‌‍‍ ‌‍‌‌‌ ‍‌​‍‌‌​ ​ ‌​‌​​‍‌‌​ ​ ‌​‌​​‍‌‌​ ​‍​ ​‍​ ‌‌​ ‌ ​ ‌‍‌‍‌‌​ ​​​ ‍‌​ ​ ‌‍‌​​ ‍‌​ ​‌‌‍‌​​ ‌ ​‍‌‌​ ​‍​ ​‍​‍‌‌​ ‌‌‌​‌​​‍ ‍‌‍ ‌‌‍‌‌‌‍ ‍‌ ‌‌‌​‍‌‌‍ ‍‌ ‌​‌ ​‍‌‍ ‌‍‌​‌ ‌‌‌‍​ ‌ ‌​‌‍‍‌‌‍ ‌‍ ‍​ ‌‍​‍‌‍​‌‌ ​ ‌‍‌‌‌‌‌‌‌ ​‍‌‍ ​​ ‌‌‍‍​‌ ‌​‌ ‌​‌ ​​‌ ​ ​‍‌‌​ ​ ‌​​‌​‍‌‌​ ​‍‌​‌‍​‍‌‌​ ​‍‌​‌‍‌‍ ​​‍ ‌‌‍​‌‌‍ ‍‌‍‌​​‍ ‌‌ ​‍​‍ ‌‌‍‍​‌‍ ‌ ‌​‌‍‌‌‌‍ ​‌ ​ ​‍ ‌‌ ​ ‌ ‌​‌ ‌‌‌‍‌​‌‍‍‌‌‍ ​‍ ‍‌ ‌‍‌‍‌‌‌ ​‍‌‍​ ‌‍‌‌‌‍ ​​‍ ‍‌‍​‌‌ ​​‌ ​​​‍‌‍‌‍‍‌‌‍‌​​ ‌‌‍​‌​ ​ ‌‍‌‍​ ​​‌‍​ ‌‍​‍​ ‌‌​ ​‌​‍ ‌‌‍‌‌​ ​ ​ ‍​​ ​‍​‍ ‌​ ‌​‌‍‌‍​ ​​​ ‍​​‍ ‌​ ‍‌​ ‌‍​ ​‍​ ​‌​‍ ‌‌‍​ ​ ​‌‌‍​ ​ ​‌‌‍‌‍​ ​‌‌‍‌‌​ ​​​ ‌ ‌‍‌​​ ​ ​ ​ ​‍‌‍‌ ‌​‌ ‍‌‌ ​​‌‍‌‌​ ‌‌‍‍​‌‍ ‌ ‌​‌‍‌‌‌‍ ​‌‌​ ‌‍‍‌‌ ‌​‌‍‌‌‌‌​​‌‍​‌‌‍‌ ‌‍‌‌​‍‌‍‌ ​​‌‍​‌‌ ‌​‌‍‍​​ ‌‌ ​​‌‍​‌‌‍‌ ‌‍‌‌‌​​‍‌ ‌‌‌‍‍‌‌‍ ​‌‍‌​‌‍‌‌‌ ​‍​‍‌‌​ ‌‌‌​​‍‌‌ ‌‍‍ ‌‍‌‌‌ ‍‌​‍‌‌​ ​ ‌​‌​​‍‌‌​ ​ ‌​‌​​‍‌‌​ ​‍​ ​‍‌‍‌‌​ ​​​ ​‌‌‍​ ‌‍‌​​ ‍​​ ​‌‌‍​‍​ ‌‍​ ​ ‌‍‌‍‌‍‌‍​‍‌‌​ ​‍​ ​‍​‍‌‌​ ‌‌‌​‌​​‍ ‍‌‍ ‌‌‍‌‌‌‍ ‍‌ ‌‌‌ ​ ​‍‌‌​ ‌‌‌​​‍‌‌ ‌‍‍ ‌‍‌‌‌ ‍‌​‍‌‌​ ​ ‌​‌​​‍‌‌​ ​ ‌​‌​​‍‌‌​ ​‍​ ​‍​ ‌‌​ ‌ ​ ‌‍‌‍‌‌​ ​​​ ‍‌​ ​ ‌‍‌​​ ‍‌​ ​‌‌‍‌​​ ‌ ​‍‌‌​ ​‍​ ​‍​‍‌‌​ ‌‌‌​‌​​‍ ‍‌‍ ‌‌‍‌‌‌‍ ‍‌ ‌‌‌​‍‌‌‍ ‍‌ ‌​‌ ​‍‌‍ ‌‍‌​‌ ‌‌‌‍​ ‌ ‌​‌‍‍‌‌‍ ‌‍ ‍​‍‌‍‌ ​​‌‍‌‌‌ ​‍‌ ​ ‌ ​​‌‍‌‌‌‍​ ‌ ‌​‌‍‍‌‌ ‌‍‌‍‌‌​ ‌‌ ​​‌ ‌‌‌‍​‍‌‍ ​‌‍‍‌‌ ​ ‌‍‍​‌‍‌‌‌‍‌​​‍​‍‌ ‌
À PARTAGER​​​​‌ ‍ ​‍​‍‌‍ ‌ ​‍‌‍‍‌‌‍‌ ‌‍‍‌‌‍ ‍​‍​‍​ ‍‍​‍​‍‌ ​ ‌‍​‌‌‍ ‍‌‍‍‌‌ ‌​‌ ‍‌​‍ ‍‌‍‍‌‌‍ ​‍​‍​‍ ​​‍​‍‌‍‍​‌ ​‍‌‍‌‌‌‍‌‍​‍​‍​ ‍‍​‍​‍‌‍‍​‌ ‌​‌ ‌​‌ ​​‌ ​ ​ ‍‍​‍ ​‍ ‌‍ ​​‍ ‌‌‍​‌‌‍ ‍‌‍‌​​‍ ‌‌ ​‍​‍ ‌‌‍‍​‌‍ ‌ ‌​‌‍‌‌‌‍ ​‌ ​ ​‍ ‌‌ ​ ‌ ‌​‌ ‌‌‌‍‌​‌‍‍‌‌‍ ​‍ ‍‌ ‌‍‌‍‌‌‌ ​‍‌‍​ ‌‍‌‌‌‍ ​​‍ ‍‌‍​‌‌ ​​‌ ​​​‍ ‌‍‍‌‌‍ ‍‌ ‌​‌‍‌‌‌‍ ‍‌ ‌​​‍ ‌‍‌‌‌‍‌​‌‍‍‌‌ ‌​​‍ ‌‍ ‌‌‍ ‌‍‌​‌‍‌‌​ ‌‌ ​​‌ ​‍‌‍‌‌‌ ​ ‌‍‌‌‌‍ ‍‌ ‌​‌‍​‌‌ ‌​‌‍‍‌‌‍ ‌‍ ‍​ ‍ ‌‍‍‌‌‍‌​​ ‌‌‍​‌​ ​ ‌‍‌‍​ ​​‌‍​ ‌‍​‍​ ‌‌​ ​‌​‍ ‌‌‍‌‌​ ​ ​ ‍​​ ​‍​‍ ‌​ ‌​‌‍‌‍​ ​​​ ‍​​‍ ‌​ ‍‌​ ‌‍​ ​‍​ ​‌​‍ ‌‌‍​ ​ ​‌‌‍​ ​ ​‌‌‍‌‍​ ​‌‌‍‌‌​ ​​​ ‌ ‌‍‌​​ ​ ​ ​ ​ ‍ ‌ ‌​‌ ‍‌‌ ​​‌‍‌‌​ ‌‌‍‍​‌‍ ‌ ‌​‌‍‌‌‌‍ ​‌‌​ ‌‍‍‌‌ ‌​‌‍‌‌‌‌​​‌‍​‌‌‍‌ ‌‍‌‌​ ‍ ‌ ​​‌‍​‌‌ ‌​‌‍‍​​ ‌‌ ​​‌‍​‌‌‍‌ ‌‍‌‌‌​​‍‌ ‌‌‌‍‍‌‌‍ ​‌‍‌​‌‍‌‌‌ ​‍​‍‌‌​ ‌‌‌​​‍‌‌ ‌‍‍ ‌‍‌‌‌ ‍‌​‍‌‌​ ​ ‌​‌​​‍‌‌​ ​ ‌​‌​​‍‌‌​ ​‍​ ​‍‌‍‌‌​ ​​​ ​‌‌‍​ ‌‍‌​​ ‍​​ ​‌‌‍​‍​ ‌‍​ ​ ‌‍‌‍‌‍‌‍​‍‌‌​ ​‍​ ​‍​‍‌‌​ ‌‌‌​‌​​‍ ‍‌‍ ‌‌‍‌‌‌‍ ‍‌ ‌‌‌ ​ ​‍‌‌​ ‌‌‌​​‍‌‌ ‌‍‍ ‌‍‌‌‌ ‍‌​‍‌‌​ ​ ‌​‌​​‍‌‌​ ​ ‌​‌​​‍‌‌​ ​‍​ ​‍​ ‌‌​ ‌ ​ ‌‍‌‍‌‌​ ​​​ ‍‌​ ​ ‌‍‌​​ ‍‌​ ​‌‌‍‌​​ ‌ ​‍‌‌​ ​‍​ ​‍​‍‌‌​ ‌‌‌​‌​​‍ ‍‌‍ ‌‌‍‌‌‌‍ ‍‌ ‌‌‌‌​ ‌‍‌‌‌‍​ ‌ ‌​‌‍‍‌‌‍ ‌‍ ‍‌ ​ ​‍‌‌​ ‌‌‌​​‍‌‌ ‌‍‍ ‌‍‌‌‌ ‍‌​‍‌‌​ ​ ‌​‌​​‍‌‌​ ​ ‌​‌​​‍‌‌​ ​‍​ ​‍‌‍‌‍‌‍‌‌​ ‌‌​ ‌‍​ ​​‌‍​‌​ ‌​‌‍‌‍​ ‍‌​ ‌ ‌‍‌​​ ​​​‍‌‌​ ​‍​ ​‍​‍‌‌​ ‌‌‌​‌​​‍ ‍‌ ​ ‌‍‌‌‌‍​ ‌ ‌​‌‍‍‌‌‍ ‌‍ ‍‌‌‌​‌‍‍‌‌ ‌​‌‍ ​‌‍‌‌​ ‌‍​‍‌‍​‌‌ ​ ‌‍‌‌‌‌‌‌‌ ​‍‌‍ ​​ ‌‌‍‍​‌ ‌​‌ ‌​‌ ​​‌ ​ ​‍‌‌​ ​ ‌​​‌​‍‌‌​ ​‍‌​‌‍​‍‌‌​ ​‍‌​‌‍‌‍ ​​‍ ‌‌‍​‌‌‍ ‍‌‍‌​​‍ ‌‌ ​‍​‍ ‌‌‍‍​‌‍ ‌ ‌​‌‍‌‌‌‍ ​‌ ​ ​‍ ‌‌ ​ ‌ ‌​‌ ‌‌‌‍‌​‌‍‍‌‌‍ ​‍ ‍‌ ‌‍‌‍‌‌‌ ​‍‌‍​ ‌‍‌‌‌‍ ​​‍ ‍‌‍​‌‌ ​​‌ ​​​‍‌‍‌‍‍‌‌‍‌​​ ‌‌‍​‌​ ​ ‌‍‌‍​ ​​‌‍​ ‌‍​‍​ ‌‌​ ​‌​‍ ‌‌‍‌‌​ ​ ​ ‍​​ ​‍​‍ ‌​ ‌​‌‍‌‍​ ​​​ ‍​​‍ ‌​ ‍‌​ ‌‍​ ​‍​ ​‌​‍ ‌‌‍​ ​ ​‌‌‍​ ​ ​‌‌‍‌‍​ ​‌‌‍‌‌​ ​​​ ‌ ‌‍‌​​ ​ ​ ​ ​‍‌‍‌ ‌​‌ ‍‌‌ ​​‌‍‌‌​ ‌‌‍‍​‌‍ ‌ ‌​‌‍‌‌‌‍ ​‌‌​ ‌‍‍‌‌ ‌​‌‍‌‌‌‌​​‌‍​‌‌‍‌ ‌‍‌‌​‍‌‍‌ ​​‌‍​‌‌ ‌​‌‍‍​​ ‌‌ ​​‌‍​‌‌‍‌ ‌‍‌‌‌​​‍‌ ‌‌‌‍‍‌‌‍ ​‌‍‌​‌‍‌‌‌ ​‍​‍‌‌​ ‌‌‌​​‍‌‌ ‌‍‍ ‌‍‌‌‌ ‍‌​‍‌‌​ ​ ‌​‌​​‍‌‌​ ​ ‌​‌​​‍‌‌​ ​‍​ ​‍‌‍‌‌​ ​​​ ​‌‌‍​ ‌‍‌​​ ‍​​ ​‌‌‍​‍​ ‌‍​ ​ ‌‍‌‍‌‍‌‍​‍‌‌​ ​‍​ ​‍​‍‌‌​ ‌‌‌​‌​​‍ ‍‌‍ ‌‌‍‌‌‌‍ ‍‌ ‌‌‌ ​ ​‍‌‌​ ‌‌‌​​‍‌‌ ‌‍‍ ‌‍‌‌‌ ‍‌​‍‌‌​ ​ ‌​‌​​‍‌‌​ ​ ‌​‌​​‍‌‌​ ​‍​ ​‍​ ‌‌​ ‌ ​ ‌‍‌‍‌‌​ ​​​ ‍‌​ ​ ‌‍‌​​ ‍‌​ ​‌‌‍‌​​ ‌ ​‍‌‌​ ​‍​ ​‍​‍‌‌​ ‌‌‌​‌​​‍ ‍‌‍ ‌‌‍‌‌‌‍ ‍‌ ‌‌‌‌​ ‌‍‌‌‌‍​ ‌ ‌​‌‍‍‌‌‍ ‌‍ ‍‌ ​ ​‍‌‌​ ‌‌‌​​‍‌‌ ‌‍‍ ‌‍‌‌‌ ‍‌​‍‌‌​ ​ ‌​‌​​‍‌‌​ ​ ‌​‌​​‍‌‌​ ​‍​ ​‍‌‍‌‍‌‍‌‌​ ‌‌​ ‌‍​ ​​‌‍​‌​ ‌​‌‍‌‍​ ‍‌​ ‌ ‌‍‌​​ ​​​‍‌‌​ ​‍​ ​‍​‍‌‌​ ‌‌‌​‌​​‍ ‍‌ ​ ‌‍‌‌‌‍​ ‌ ‌​‌‍‍‌‌‍ ‌‍ ‍‌‌‌​‌‍‍‌‌ ‌​‌‍ ​‌‍‌‌​‍‌‍‌ ​​‌‍‌‌‌ ​‍‌ ​ ‌ ​​‌‍‌‌‌‍​ ‌ ‌​‌‍‍‌‌ ‌‍‌‍‌‌​ ‌‌ ​​‌ ‌‌‌‍​‍‌‍ ​‌‍‍‌‌ ​ ‌‍‍​‌‍‌‌‌‍‌​​‍​‍‌ ‌
La Véritable Salade Niçoise (pour 2 personnes)​​​​‌ ‍ ​‍​‍‌‍ ‌ ​‍‌‍‍‌‌‍‌ ‌‍‍‌‌‍ ‍​‍​‍​ ‍‍​‍​‍‌ ​ ‌‍​‌‌‍ ‍‌‍‍‌‌ ‌​‌ ‍‌​‍ ‍‌‍‍‌‌‍ ​‍​‍​‍ ​​‍​‍‌‍‍​‌ ​‍‌‍‌‌‌‍‌‍​‍​‍​ ‍‍​‍​‍‌‍‍​‌ ‌​‌ ‌​‌ ​​‌ ​ ​ ‍‍​‍ ​‍ ‌‍ ​​‍ ‌‌‍​‌‌‍ ‍‌‍‌​​‍ ‌‌ ​‍​‍ ‌‌‍‍​‌‍ ‌ ‌​‌‍‌‌‌‍ ​‌ ​ ​‍ ‌‌ ​ ‌ ‌​‌ ‌‌‌‍‌​‌‍‍‌‌‍ ​‍ ‍‌ ‌‍‌‍‌‌‌ ​‍‌‍​ ‌‍‌‌‌‍ ​​‍ ‍‌‍​‌‌ ​​‌ ​​​‍ ‌‍‍‌‌‍ ‍‌ ‌​‌‍‌‌‌‍ ‍‌ ‌​​‍ ‌‍‌‌‌‍‌​‌‍‍‌‌ ‌​​‍ ‌‍ ‌‌‍ ‌‍‌​‌‍‌‌​ ‌‌ ​​‌ ​‍‌‍‌‌‌ ​ ‌‍‌‌‌‍ ‍‌ ‌​‌‍​‌‌ ‌​‌‍‍‌‌‍ ‌‍ ‍​ ‍ ‌‍‍‌‌‍‌​​ ‌‌‍​‌​ ‍​​ ​‌‌‍‌‍‌‍​‍‌‍​‍​ ‌​‌‍​‍​‍ ‌‌‍‌‍​ ‌‌‌‍‌​‌‍​‍​‍ ‌​ ‌​‌‍​‌​ ‍​​ ‍‌​‍ ‌​ ‍​‌‍​ ​ ‌ ​ ‍​​‍ ‌​ ​​‌‍​‍​ ​ ​ ​‌​ ‌‍‌‍​ ​ ​​‌‍​ ​ ​​‌‍‌‍‌‍​‍​ ‌‍​ ‍ ‌ ‌​‌ ‍‌‌ ​​‌‍‌‌​ ‌‌‍‍​‌‍ ‌ ‌​‌‍‌‌‌‍ ​‌​ ‌‌‍‌‌‌‍ ‍‌ ‌‌‌​‍‌‌ ‌​‌‍‌‌‌‍ ‌​ ‍ ‌ ​​‌‍​‌‌ ‌​‌‍‍​​ ‌‌ ‌​‌‍‍‌‌ ‌​‌‍ ​‌‍‌‌​ ‌‍​‍‌‍​‌‌ ​ ‌‍‌‌‌‌‌‌‌ ​‍‌‍ ​​ ‌‌‍‍​‌ ‌​‌ ‌​‌ ​​‌ ​ ​‍‌‌​ ​ ‌​​‌​‍‌‌​ ​‍‌​‌‍​‍‌‌​ ​‍‌​‌‍‌‍ ​​‍ ‌‌‍​‌‌‍ ‍‌‍‌​​‍ ‌‌ ​‍​‍ ‌‌‍‍​‌‍ ‌ ‌​‌‍‌‌‌‍ ​‌ ​ ​‍ ‌‌ ​ ‌ ‌​‌ ‌‌‌‍‌​‌‍‍‌‌‍ ​‍ ‍‌ ‌‍‌‍‌‌‌ ​‍‌‍​ ‌‍‌‌‌‍ ​​‍ ‍‌‍​‌‌ ​​‌ ​​​‍‌‍‌‍‍‌‌‍‌​​ ‌‌‍​‌​ ‍​​ ​‌‌‍‌‍‌‍​‍‌‍​‍​ ‌​‌‍​‍​‍ ‌‌‍‌‍​ ‌‌‌‍‌​‌‍​‍​‍ ‌​ ‌​‌‍​‌​ ‍​​ ‍‌​‍ ‌​ ‍​‌‍​ ​ ‌ ​ ‍​​‍ ‌​ ​​‌‍​‍​ ​ ​ ​‌​ ‌‍‌‍​ ​ ​​‌‍​ ​ ​​‌‍‌‍‌‍​‍​ ‌‍​‍‌‍‌ ‌​‌ ‍‌‌ ​​‌‍‌‌​ ‌‌‍‍​‌‍ ‌ ‌​‌‍‌‌‌‍ ​‌​ ‌‌‍‌‌‌‍ ‍‌ ‌‌‌​‍‌‌ ‌​‌‍‌‌‌‍ ‌​‍‌‍‌ ​​‌‍​‌‌ ‌​‌‍‍​​ ‌‌ ‌​‌‍‍‌‌ ‌​‌‍ ​‌‍‌‌​‍‌‍‌ ​​‌‍‌‌‌ ​‍‌ ​ ‌ ​​‌‍‌‌‌‍​ ‌ ‌​‌‍‍‌‌ ‌‍‌‍‌‌​ ‌‌ ​​‌ ‌‌‌‍​‍‌‍ ​‌‍‍‌‌ ​ ‌‍‍​‌‍‌‌‌‍‌​​‍​‍‌ ‌
concombre, thon, tomates, radis, poivron vert, artichaut, anchois, œuf dur, olives taggiasche, cébette et céleri​​​​‌ ‍ ​‍​‍‌‍ ‌ ​‍‌‍‍‌‌‍‌ ‌‍‍‌‌‍ ‍​‍​‍​ ‍‍​‍​‍‌ ​ ‌‍​‌‌‍ ‍‌‍‍‌‌ ‌​‌ ‍‌​‍ ‍‌‍‍‌‌‍ ​‍​‍​‍ ​​‍​‍‌‍‍​‌ ​‍‌‍‌‌‌‍‌‍​‍​‍​ ‍‍​‍​‍‌‍‍​‌ ‌​‌ ‌​‌ ​​‌ ​ ​ ‍‍​‍ ​‍ ‌‍ ​​‍ ‌‌‍​‌‌‍ ‍‌‍‌​​‍ ‌‌ ​‍​‍ ‌‌‍‍​‌‍ ‌ ‌​‌‍‌‌‌‍ ​‌ ​ ​‍ ‌‌ ​ ‌ ‌​‌ ‌‌‌‍‌​‌‍‍‌‌‍ ​‍ ‍‌ ‌‍‌‍‌‌‌ ​‍‌‍​ ‌‍‌‌‌‍ ​​‍ ‍‌‍​‌‌ ​​‌ ​​​‍ ‌‍‍‌‌‍ ‍‌ ‌​‌‍‌‌‌‍ ‍‌ ‌​​‍ ‌‍‌‌‌‍‌​‌‍‍‌‌ ‌​​‍ ‌‍ ‌‌‍ ‌‍‌​‌‍‌‌​ ‌‌ ​​‌ ​‍‌‍‌‌‌ ​ ‌‍‌‌‌‍ ‍‌ ‌​‌‍​‌‌ ‌​‌‍‍‌‌‍ ‌‍ ‍​ ‍ ‌‍‍‌‌‍‌​​ ‌‌‍​‌​ ‍​​ ​‌‌‍‌‍‌‍​‍‌‍​‍​ ‌​‌‍​‍​‍ ‌‌‍‌‍​ ‌‌‌‍‌​‌‍​‍​‍ ‌​ ‌​‌‍​‌​ ‍​​ ‍‌​‍ ‌​ ‍​‌‍​ ​ ‌ ​ ‍​​‍ ‌​ ​​‌‍​‍​ ​ ​ ​‌​ ‌‍‌‍​ ​ ​​‌‍​ ​ ​​‌‍‌‍‌‍​‍​ ‌‍​ ‍ ‌ ‌​‌ ‍‌‌ ​​‌‍‌‌​ ‌‌‍‍​‌‍ ‌ ‌​‌‍‌‌‌‍ ​‌​ ‌‌‍‌‌‌‍ ‍‌ ‌‌‌​‍‌‌ ‌​‌‍‌‌‌‍ ‌​ ‍ ‌ ​​‌‍​‌‌ ‌​‌‍‍​​ ‌‌‍‌​‌‍‌‌‌ ​ ‌‍​ ‌ ​‍‌‍‍‌‌ ​​‌ ‌​‌‍‍‌‌‍ ‌‍ ‍​ ‌‍​‍‌‍​‌‌ ​ ‌‍‌‌‌‌‌‌‌ ​‍‌‍ ​​ ‌‌‍‍​‌ ‌​‌ ‌​‌ ​​‌ ​ ​‍‌‌​ ​ ‌​​‌​‍‌‌​ ​‍‌​‌‍​‍‌‌​ ​‍‌​‌‍‌‍ ​​‍ ‌‌‍​‌‌‍ ‍‌‍‌​​‍ ‌‌ ​‍​‍ ‌‌‍‍​‌‍ ‌ ‌​‌‍‌‌‌‍ ​‌ ​ ​‍ ‌‌ ​ ‌ ‌​‌ ‌‌‌‍‌​‌‍‍‌‌‍ ​‍ ‍‌ ‌‍‌‍‌‌‌ ​‍‌‍​ ‌‍‌‌‌‍ ​​‍ ‍‌‍​‌‌ ​​‌ ​​​‍‌‍‌‍‍‌‌‍‌​​ ‌‌‍​‌​ ‍​​ ​‌‌‍‌‍‌‍​‍‌‍​‍​ ‌​‌‍​‍​‍ ‌‌‍‌‍​ ‌‌‌‍‌​‌‍​‍​‍ ‌​ ‌​‌‍​‌​ ‍​​ ‍‌​‍ ‌​ ‍​‌‍​ ​ ‌ ​ ‍​​‍ ‌​ ​​‌‍​‍​ ​ ​ ​‌​ ‌‍‌‍​ ​ ​​‌‍​ ​ ​​‌‍‌‍‌‍​‍​ ‌‍​‍‌‍‌ ‌​‌ ‍‌‌ ​​‌‍‌‌​ ‌‌‍‍​‌‍ ‌ ‌​‌‍‌‌‌‍ ​‌​ ‌‌‍‌‌‌‍ ‍‌ ‌‌‌​‍‌‌ ‌​‌‍‌‌‌‍ ‌​‍‌‍‌ ​​‌‍​‌‌ ‌​‌‍‍​​ ‌‌‍‌​‌‍‌‌‌ ​ ‌‍​ ‌ ​‍‌‍‍‌‌ ​​‌ ‌​‌‍‍‌‌‍ ‌‍ ‍​‍‌‍‌ ​​‌‍‌‌‌ ​‍‌ ​ ‌ ​​‌‍‌‌‌‍​ ‌ ‌​‌‍‍‌‌ ‌‍‌‍‌‌​ ‌‌ ​​‌ ‌‌‌‍​‍‌‍ ​‌‍‍‌‌ ​ ‌‍‍​‌‍‌‌‌‍‌​​‍​‍‌ ‌
gf​​​​‌ ‍ ​‍​‍‌‍ ‌ ​‍‌‍‍‌‌‍‌ ‌‍‍‌‌‍ ‍​‍​‍​ ‍‍​‍​‍‌ ​ ‌‍​‌‌‍ ‍‌‍‍‌‌ ‌​‌ ‍‌​‍ ‍‌‍‍‌‌‍ ​‍​‍​‍ ​​‍​‍‌‍‍​‌ ​‍‌‍‌‌‌‍‌‍​‍​‍​ ‍‍​‍​‍‌‍‍​‌ ‌​‌ ‌​‌ ​​‌ ​ ​ ‍‍​‍ ​‍ ‌‍ ​​‍ ‌‌‍​‌‌‍ ‍‌‍‌​​‍ ‌‌ ​‍​‍ ‌‌‍‍​‌‍ ‌ ‌​‌‍‌‌‌‍ ​‌ ​ ​‍ ‌‌ ​ ‌ ‌​‌ ‌‌‌‍‌​‌‍‍‌‌‍ ​‍ ‍‌ ‌‍‌‍‌‌‌ ​‍‌‍​ ‌‍‌‌‌‍ ​​‍ ‍‌‍​‌‌ ​​‌ ​​​‍ ‌‍‍‌‌‍ ‍‌ ‌​‌‍‌‌‌‍ ‍‌ ‌​​‍ ‌‍‌‌‌‍‌​‌‍‍‌‌ ‌​​‍ ‌‍ ‌‌‍ ‌‍‌​‌‍‌‌​ ‌‌ ​​‌ ​‍‌‍‌‌‌ ​ ‌‍‌‌‌‍ ‍‌ ‌​‌‍​‌‌ ‌​‌‍‍‌‌‍ ‌‍ ‍​ ‍ ‌‍‍‌‌‍‌​​ ‌‌‍​‌​ ‍​​ ​‌‌‍‌‍‌‍​‍‌‍​‍​ ‌​‌‍​‍​‍ ‌‌‍‌‍​ ‌‌‌‍‌​‌‍​‍​‍ ‌​ ‌​‌‍​‌​ ‍​​ ‍‌​‍ ‌​ ‍​‌‍​ ​ ‌ ​ ‍​​‍ ‌​ ​​‌‍​‍​ ​ ​ ​‌​ ‌‍‌‍​ ​ ​​‌‍​ ​ ​​‌‍‌‍‌‍​‍​ ‌‍​ ‍ ‌ ‌​‌ ‍‌‌ ​​‌‍‌‌​ ‌‌‍‍​‌‍ ‌ ‌​‌‍‌‌‌‍ ​‌​ ‌‌‍‌‌‌‍ ‍‌ ‌‌‌​‍‌‌ ‌​‌‍‌‌‌‍ ‌​ ‍ ‌ ​​‌‍​‌‌ ‌​‌‍‍​​ ‌‌‍‌​‌‍‍‌‌‍‌‌‌ ‌​‌‍​‌‌ ​‍‌ ‍‌‌​‍‌‌‍ ‍‌‍‌‍‌‍ ​ ‌‍​‍‌‍​‌‌ ​ ‌‍‌‌‌‌‌‌‌ ​‍‌‍ ​​ ‌‌‍‍​‌ ‌​‌ ‌​‌ ​​‌ ​ ​‍‌‌​ ​ ‌​​‌​‍‌‌​ ​‍‌​‌‍​‍‌‌​ ​‍‌​‌‍‌‍ ​​‍ ‌‌‍​‌‌‍ ‍‌‍‌​​‍ ‌‌ ​‍​‍ ‌‌‍‍​‌‍ ‌ ‌​‌‍‌‌‌‍ ​‌ ​ ​‍ ‌‌ ​ ‌ ‌​‌ ‌‌‌‍‌​‌‍‍‌‌‍ ​‍ ‍‌ ‌‍‌‍‌‌‌ ​‍‌‍​ ‌‍‌‌‌‍ ​​‍ ‍‌‍​‌‌ ​​‌ ​​​‍‌‍‌‍‍‌‌‍‌​​ ‌‌‍​‌​ ‍​​ ​‌‌‍‌‍‌‍​‍‌‍​‍​ ‌​‌‍​‍​‍ ‌‌‍‌‍​ ‌‌‌‍‌​‌‍​‍​‍ ‌​ ‌​‌‍​‌​ ‍​​ ‍‌​‍ ‌​ ‍​‌‍​ ​ ‌ ​ ‍​​‍ ‌​ ​​‌‍​‍​ ​ ​ ​‌​ ‌‍‌‍​ ​ ​​‌‍​ ​ ​​‌‍‌‍‌‍​‍​ ‌‍​‍‌‍‌ ‌​‌ ‍‌‌ ​​‌‍‌‌​ ‌‌‍‍​‌‍ ‌ ‌​‌‍‌‌‌‍ ​‌​ ‌‌‍‌‌‌‍ ‍‌ ‌‌‌​‍‌‌ ‌​‌‍‌‌‌‍ ‌​‍‌‍‌ ​​‌‍​‌‌ ‌​‌‍‍​​ ‌‌‍‌​‌‍‍‌‌‍‌‌‌ ‌​‌‍​‌‌ ​‍‌ ‍‌‌​‍‌‌‍ ‍‌‍‌‍‌‍ ​‍‌‍‌ ​​‌‍‌‌‌ ​‍‌ ​ ‌ ​​‌‍‌‌‌‍​ ‌ ‌​‌‍‍‌‌ ‌‍‌‍‌‌​ ‌‌ ​​‌ ‌‌‌‍​‍‌‍ ​‌‍‍‌‌ ​ ‌‍‍​‌‍‌‌‌‍‌​​‍​‍‌ ‌
64​​​​‌ ‍ ​‍​‍‌‍ ‌ ​‍‌‍‍‌‌‍‌ ‌‍‍‌‌‍ ‍​‍​‍​ ‍‍​‍​‍‌ ​ ‌‍​‌‌‍ ‍‌‍‍‌‌ ‌​‌ ‍‌​‍ ‍‌‍‍‌‌‍ ​‍​‍​‍ ​​‍​‍‌‍‍​‌ ​‍‌‍‌‌‌‍‌‍​‍​‍​ ‍‍​‍​‍‌‍‍​‌ ‌​‌ ‌​‌ ​​‌ ​ ​ ‍‍​‍ ​‍ ‌‍ ​​‍ ‌‌‍​‌‌‍ ‍‌‍‌​​‍ ‌‌ ​‍​‍ ‌‌‍‍​‌‍ ‌ ‌​‌‍‌‌‌‍ ​‌ ​ ​‍ ‌‌ ​ ‌ ‌​‌ ‌‌‌‍‌​‌‍‍‌‌‍ ​‍ ‍‌ ‌‍‌‍‌‌‌ ​‍‌‍​ ‌‍‌‌‌‍ ​​‍ ‍‌‍​‌‌ ​​‌ ​​​‍ ‌‍‍‌‌‍ ‍‌ ‌​‌‍‌‌‌‍ ‍‌ ‌​​‍ ‌‍‌‌‌‍‌​‌‍‍‌‌ ‌​​‍ ‌‍ ‌‌‍ ‌‍‌​‌‍‌‌​ ‌‌ ​​‌ ​‍‌‍‌‌‌ ​ ‌‍‌‌‌‍ ‍‌ ‌​‌‍​‌‌ ‌​‌‍‍‌‌‍ ‌‍ ‍​ ‍ ‌‍‍‌‌‍‌​​ ‌‌‍​‌​ ‍​​ ​‌‌‍‌‍‌‍​‍‌‍​‍​ ‌​‌‍​‍​‍ ‌‌‍‌‍​ ‌‌‌‍‌​‌‍​‍​‍ ‌​ ‌​‌‍​‌​ ‍​​ ‍‌​‍ ‌​ ‍​‌‍​ ​ ‌ ​ ‍​​‍ ‌​ ​​‌‍​‍​ ​ ​ ​‌​ ‌‍‌‍​ ​ ​​‌‍​ ​ ​​‌‍‌‍‌‍​‍​ ‌‍​ ‍ ‌ ‌​‌ ‍‌‌ ​​‌‍‌‌​ ‌‌‍‍​‌‍ ‌ ‌​‌‍‌‌‌‍ ​‌​ ‌‌‍‌‌‌‍ ‍‌ ‌‌‌​‍‌‌ ‌​‌‍‌‌‌‍ ‌​ ‍ ‌ ​​‌‍​‌‌ ‌​‌‍‍​​ ‌‌ ​​‌ ​‍‌‍‍‌‌‍​ ‌‍‌‌​ ‌‍​‍‌‍​‌‌ ​ ‌‍‌‌‌‌‌‌‌ ​‍‌‍ ​​ ‌‌‍‍​‌ ‌​‌ ‌​‌ ​​‌ ​ ​‍‌‌​ ​ ‌​​‌​‍‌‌​ ​‍‌​‌‍​‍‌‌​ ​‍‌​‌‍‌‍ ​​‍ ‌‌‍​‌‌‍ ‍‌‍‌​​‍ ‌‌ ​‍​‍ ‌‌‍‍​‌‍ ‌ ‌​‌‍‌‌‌‍ ​‌ ​ ​‍ ‌‌ ​ ‌ ‌​‌ ‌‌‌‍‌​‌‍‍‌‌‍ ​‍ ‍‌ ‌‍‌‍‌‌‌ ​‍‌‍​ ‌‍‌‌‌‍ ​​‍ ‍‌‍​‌‌ ​​‌ ​​​‍‌‍‌‍‍‌‌‍‌​​ ‌‌‍​‌​ ‍​​ ​‌‌‍‌‍‌‍​‍‌‍​‍​ ‌​‌‍​‍​‍ ‌‌‍‌‍​ ‌‌‌‍‌​‌‍​‍​‍ ‌​ ‌​‌‍​‌​ ‍​​ ‍‌​‍ ‌​ ‍​‌‍​ ​ ‌ ​ ‍​​‍ ‌​ ​​‌‍​‍​ ​ ​ ​‌​ ‌‍‌‍​ ​ ​​‌‍​ ​ ​​‌‍‌‍‌‍​‍​ ‌‍​‍‌‍‌ ‌​‌ ‍‌‌ ​​‌‍‌‌​ ‌‌‍‍​‌‍ ‌ ‌​‌‍‌‌‌‍ ​‌​ ‌‌‍‌‌‌‍ ‍‌ ‌‌‌​‍‌‌ ‌​‌‍‌‌‌‍ ‌​‍‌‍‌ ​​‌‍​‌‌ ‌​‌‍‍​​ ‌‌ ​​‌ ​‍‌‍‍‌‌‍​ ‌‍‌‌​‍‌‍‌ ​​‌‍‌‌‌ ​‍‌ ​ ‌ ​​‌‍‌‌‌‍​ ‌ ‌​‌‍‍‌‌ ‌‍‌‍‌‌​ ‌‌ ​​‌ ‌‌‌‍​‍‌‍ ​‌‍‍‌‌ ​ ‌‍‍​‌‍‌‌‌‍‌​​‍​‍‌ ‌
Calamars Frits​​​​‌ ‍ ​‍​‍‌‍ ‌ ​‍‌‍‍‌‌‍‌ ‌‍‍‌‌‍ ‍​‍​‍​ ‍‍​‍​‍‌ ​ ‌‍​‌‌‍ ‍‌‍‍‌‌ ‌​‌ ‍‌​‍ ‍‌‍‍‌‌‍ ​‍​‍​‍ ​​‍​‍‌‍‍​‌ ​‍‌‍‌‌‌‍‌‍​‍​‍​ ‍‍​‍​‍‌‍‍​‌ ‌​‌ ‌​‌ ​​‌ ​ ​ ‍‍​‍ ​‍ ‌‍ ​​‍ ‌‌‍​‌‌‍ ‍‌‍‌​​‍ ‌‌ ​‍​‍ ‌‌‍‍​‌‍ ‌ ‌​‌‍‌‌‌‍ ​‌ ​ ​‍ ‌‌ ​ ‌ ‌​‌ ‌‌‌‍‌​‌‍‍‌‌‍ ​‍ ‍‌ ‌‍‌‍‌‌‌ ​‍‌‍​ ‌‍‌‌‌‍ ​​‍ ‍‌‍​‌‌ ​​‌ ​​​‍ ‌‍‍‌‌‍ ‍‌ ‌​‌‍‌‌‌‍ ‍‌ ‌​​‍ ‌‍‌‌‌‍‌​‌‍‍‌‌ ‌​​‍ ‌‍ ‌‌‍ ‌‍‌​‌‍‌‌​ ‌‌ ​​‌ ​‍‌‍‌‌‌ ​ ‌‍‌‌‌‍ ‍‌ ‌​‌‍​‌‌ ‌​‌‍‍‌‌‍ ‌‍ ‍​ ‍ ‌‍‍‌‌‍‌​​ ‌‌‍​‍​ ​‌‌‍​‍​ ‍​‌‍​‍‌‍​ ​ ‍‌​ ​‍​‍ ‌​ ‌‌​ ‍‌‌‍‌​​ ​ ​‍ ‌​ ‌​​ ‌‌​ ​‌​ ​‍​‍ ‌‌‍​‌‌‍‌‌‌‍​‌​ ‌‌​‍ ‌​ ‍‌‌‍​‌​ ‌ ​ ‍​​ ‌‌​ ​‍‌‍​ ​ ‍‌​ ​ ​ ‌‌‌‍‌​​ ‌‍​ ‍ ‌ ‌​‌ ‍‌‌ ​​‌‍‌‌​ ‌‌‍‍​‌‍ ‌ ‌​‌‍‌‌‌‍ ​‌​ ‌‌‍‌‌‌‍ ‍‌ ‌‌‌​‍‌‌ ‌​‌‍‌‌‌‍ ‌​ ‍ ‌ ​​‌‍​‌‌ ‌​‌‍‍​​ ‌‌ ‌​‌‍‍‌‌ ‌​‌‍ ​‌‍‌‌​ ‌‍​‍‌‍​‌‌ ​ ‌‍‌‌‌‌‌‌‌ ​‍‌‍ ​​ ‌‌‍‍​‌ ‌​‌ ‌​‌ ​​‌ ​ ​‍‌‌​ ​ ‌​​‌​‍‌‌​ ​‍‌​‌‍​‍‌‌​ ​‍‌​‌‍‌‍ ​​‍ ‌‌‍​‌‌‍ ‍‌‍‌​​‍ ‌‌ ​‍​‍ ‌‌‍‍​‌‍ ‌ ‌​‌‍‌‌‌‍ ​‌ ​ ​‍ ‌‌ ​ ‌ ‌​‌ ‌‌‌‍‌​‌‍‍‌‌‍ ​‍ ‍‌ ‌‍‌‍‌‌‌ ​‍‌‍​ ‌‍‌‌‌‍ ​​‍ ‍‌‍​‌‌ ​​‌ ​​​‍‌‍‌‍‍‌‌‍‌​​ ‌‌‍​‍​ ​‌‌‍​‍​ ‍​‌‍​‍‌‍​ ​ ‍‌​ ​‍​‍ ‌​ ‌‌​ ‍‌‌‍‌​​ ​ ​‍ ‌​ ‌​​ ‌‌​ ​‌​ ​‍​‍ ‌‌‍​‌‌‍‌‌‌‍​‌​ ‌‌​‍ ‌​ ‍‌‌‍​‌​ ‌ ​ ‍​​ ‌‌​ ​‍‌‍​ ​ ‍‌​ ​ ​ ‌‌‌‍‌​​ ‌‍​‍‌‍‌ ‌​‌ ‍‌‌ ​​‌‍‌‌​ ‌‌‍‍​‌‍ ‌ ‌​‌‍‌‌‌‍ ​‌​ ‌‌‍‌‌‌‍ ‍‌ ‌‌‌​‍‌‌ ‌​‌‍‌‌‌‍ ‌​‍‌‍‌ ​​‌‍​‌‌ ‌​‌‍‍​​ ‌‌ ‌​‌‍‍‌‌ ‌​‌‍ ​‌‍‌‌​‍‌‍‌ ​​‌‍‌‌‌ ​‍‌ ​ ‌ ​​‌‍‌‌‌‍​ ‌ ‌​‌‍‍‌‌ ‌‍‌‍‌‌​ ‌‌ ​​‌ ‌‌‌‍​‍‌‍ ​‌‍‍‌‌ ​ ‌‍‍​‌‍‌‌‌‍‌​​‍​‍‌ ‌
calamars croustillants servis avec une mayonnaise parfumée au basilic​​​​‌ ‍ ​‍​‍‌‍ ‌ ​‍‌‍‍‌‌‍‌ ‌‍‍‌‌‍ ‍​‍​‍​ ‍‍​‍​‍‌ ​ ‌‍​‌‌‍ ‍‌‍‍‌‌ ‌​‌ ‍‌​‍ ‍‌‍‍‌‌‍ ​‍​‍​‍ ​​‍​‍‌‍‍​‌ ​‍‌‍‌‌‌‍‌‍​‍​‍​ ‍‍​‍​‍‌‍‍​‌ ‌​‌ ‌​‌ ​​‌ ​ ​ ‍‍​‍ ​‍ ‌‍ ​​‍ ‌‌‍​‌‌‍ ‍‌‍‌​​‍ ‌‌ ​‍​‍ ‌‌‍‍​‌‍ ‌ ‌​‌‍‌‌‌‍ ​‌ ​ ​‍ ‌‌ ​ ‌ ‌​‌ ‌‌‌‍‌​‌‍‍‌‌‍ ​‍ ‍‌ ‌‍‌‍‌‌‌ ​‍‌‍​ ‌‍‌‌‌‍ ​​‍ ‍‌‍​‌‌ ​​‌ ​​​‍ ‌‍‍‌‌‍ ‍‌ ‌​‌‍‌‌‌‍ ‍‌ ‌​​‍ ‌‍‌‌‌‍‌​‌‍‍‌‌ ‌​​‍ ‌‍ ‌‌‍ ‌‍‌​‌‍‌‌​ ‌‌ ​​‌ ​‍‌‍‌‌‌ ​ ‌‍‌‌‌‍ ‍‌ ‌​‌‍​‌‌ ‌​‌‍‍‌‌‍ ‌‍ ‍​ ‍ ‌‍‍‌‌‍‌​​ ‌‌‍​‍​ ​‌‌‍​‍​ ‍​‌‍​‍‌‍​ ​ ‍‌​ ​‍​‍ ‌​ ‌‌​ ‍‌‌‍‌​​ ​ ​‍ ‌​ ‌​​ ‌‌​ ​‌​ ​‍​‍ ‌‌‍​‌‌‍‌‌‌‍​‌​ ‌‌​‍ ‌​ ‍‌‌‍​‌​ ‌ ​ ‍​​ ‌‌​ ​‍‌‍​ ​ ‍‌​ ​ ​ ‌‌‌‍‌​​ ‌‍​ ‍ ‌ ‌​‌ ‍‌‌ ​​‌‍‌‌​ ‌‌‍‍​‌‍ ‌ ‌​‌‍‌‌‌‍ ​‌​ ‌‌‍‌‌‌‍ ‍‌ ‌‌‌​‍‌‌ ‌​‌‍‌‌‌‍ ‌​ ‍ ‌ ​​‌‍​‌‌ ‌​‌‍‍​​ ‌‌‍‌​‌‍‌‌‌ ​ ‌‍​ ‌ ​‍‌‍‍‌‌ ​​‌ ‌​‌‍‍‌‌‍ ‌‍ ‍​ ‌‍​‍‌‍​‌‌ ​ ‌‍‌‌‌‌‌‌‌ ​‍‌‍ ​​ ‌‌‍‍​‌ ‌​‌ ‌​‌ ​​‌ ​ ​‍‌‌​ ​ ‌​​‌​‍‌‌​ ​‍‌​‌‍​‍‌‌​ ​‍‌​‌‍‌‍ ​​‍ ‌‌‍​‌‌‍ ‍‌‍‌​​‍ ‌‌ ​‍​‍ ‌‌‍‍​‌‍ ‌ ‌​‌‍‌‌‌‍ ​‌ ​ ​‍ ‌‌ ​ ‌ ‌​‌ ‌‌‌‍‌​‌‍‍‌‌‍ ​‍ ‍‌ ‌‍‌‍‌‌‌ ​‍‌‍​ ‌‍‌‌‌‍ ​​‍ ‍‌‍​‌‌ ​​‌ ​​​‍‌‍‌‍‍‌‌‍‌​​ ‌‌‍​‍​ ​‌‌‍​‍​ ‍​‌‍​‍‌‍​ ​ ‍‌​ ​‍​‍ ‌​ ‌‌​ ‍‌‌‍‌​​ ​ ​‍ ‌​ ‌​​ ‌‌​ ​‌​ ​‍​‍ ‌‌‍​‌‌‍‌‌‌‍​‌​ ‌‌​‍ ‌​ ‍‌‌‍​‌​ ‌ ​ ‍​​ ‌‌​ ​‍‌‍​ ​ ‍‌​ ​ ​ ‌‌‌‍‌​​ ‌‍​‍‌‍‌ ‌​‌ ‍‌‌ ​​‌‍‌‌​ ‌‌‍‍​‌‍ ‌ ‌​‌‍‌‌‌‍ ​‌​ ‌‌‍‌‌‌‍ ‍‌ ‌‌‌​‍‌‌ ‌​‌‍‌‌‌‍ ‌​‍‌‍‌ ​​‌‍​‌‌ ‌​‌‍‍​​ ‌‌‍‌​‌‍‌‌‌ ​ ‌‍​ ‌ ​‍‌‍‍‌‌ ​​‌ ‌​‌‍‍‌‌‍ ‌‍ ‍​‍‌‍‌ ​​‌‍‌‌‌ ​‍‌ ​ ‌ ​​‌‍‌‌‌‍​ ‌ ‌​‌‍‍‌‌ ‌‍‌‍‌‌​ ‌‌ ​​‌ ‌‌‌‍​‍‌‍ ​‌‍‍‌‌ ​ ‌‍‍​‌‍‌‌‌‍‌​​‍​‍‌ ‌
38​​​​‌ ‍ ​‍​‍‌‍ ‌ ​‍‌‍‍‌‌‍‌ ‌‍‍‌‌‍ ‍​‍​‍​ ‍‍​‍​‍‌ ​ ‌‍​‌‌‍ ‍‌‍‍‌‌ ‌​‌ ‍‌​‍ ‍‌‍‍‌‌‍ ​‍​‍​‍ ​​‍​‍‌‍‍​‌ ​‍‌‍‌‌‌‍‌‍​‍​‍​ ‍‍​‍​‍‌‍‍​‌ ‌​‌ ‌​‌ ​​‌ ​ ​ ‍‍​‍ ​‍ ‌‍ ​​‍ ‌‌‍​‌‌‍ ‍‌‍‌​​‍ ‌‌ ​‍​‍ ‌‌‍‍​‌‍ ‌ ‌​‌‍‌‌‌‍ ​‌ ​ ​‍ ‌‌ ​ ‌ ‌​‌ ‌‌‌‍‌​‌‍‍‌‌‍ ​‍ ‍‌ ‌‍‌‍‌‌‌ ​‍‌‍​ ‌‍‌‌‌‍ ​​‍ ‍‌‍​‌‌ ​​‌ ​​​‍ ‌‍‍‌‌‍ ‍‌ ‌​‌‍‌‌‌‍ ‍‌ ‌​​‍ ‌‍‌‌‌‍‌​‌‍‍‌‌ ‌​​‍ ‌‍ ‌‌‍ ‌‍‌​‌‍‌‌​ ‌‌ ​​‌ ​‍‌‍‌‌‌ ​ ‌‍‌‌‌‍ ‍‌ ‌​‌‍​‌‌ ‌​‌‍‍‌‌‍ ‌‍ ‍​ ‍ ‌‍‍‌‌‍‌​​ ‌‌‍​‍​ ​‌‌‍​‍​ ‍​‌‍​‍‌‍​ ​ ‍‌​ ​‍​‍ ‌​ ‌‌​ ‍‌‌‍‌​​ ​ ​‍ ‌​ ‌​​ ‌‌​ ​‌​ ​‍​‍ ‌‌‍​‌‌‍‌‌‌‍​‌​ ‌‌​‍ ‌​ ‍‌‌‍​‌​ ‌ ​ ‍​​ ‌‌​ ​‍‌‍​ ​ ‍‌​ ​ ​ ‌‌‌‍‌​​ ‌‍​ ‍ ‌ ‌​‌ ‍‌‌ ​​‌‍‌‌​ ‌‌‍‍​‌‍ ‌ ‌​‌‍‌‌‌‍ ​‌​ ‌‌‍‌‌‌‍ ‍‌ ‌‌‌​‍‌‌ ‌​‌‍‌‌‌‍ ‌​ ‍ ‌ ​​‌‍​‌‌ ‌​‌‍‍​​ ‌‌ ​​‌ ​‍‌‍‍‌‌‍​ ‌‍‌‌​ ‌‍​‍‌‍​‌‌ ​ ‌‍‌‌‌‌‌‌‌ ​‍‌‍ ​​ ‌‌‍‍​‌ ‌​‌ ‌​‌ ​​‌ ​ ​‍‌‌​ ​ ‌​​‌​‍‌‌​ ​‍‌​‌‍​‍‌‌​ ​‍‌​‌‍‌‍ ​​‍ ‌‌‍​‌‌‍ ‍‌‍‌​​‍ ‌‌ ​‍​‍ ‌‌‍‍​‌‍ ‌ ‌​‌‍‌‌‌‍ ​‌ ​ ​‍ ‌‌ ​ ‌ ‌​‌ ‌‌‌‍‌​‌‍‍‌‌‍ ​‍ ‍‌ ‌‍‌‍‌‌‌ ​‍‌‍​ ‌‍‌‌‌‍ ​​‍ ‍‌‍​‌‌ ​​‌ ​​​‍‌‍‌‍‍‌‌‍‌​​ ‌‌‍​‍​ ​‌‌‍​‍​ ‍​‌‍​‍‌‍​ ​ ‍‌​ ​‍​‍ ‌​ ‌‌​ ‍‌‌‍‌​​ ​ ​‍ ‌​ ‌​​ ‌‌​ ​‌​ ​‍​‍ ‌‌‍​‌‌‍‌‌‌‍​‌​ ‌‌​‍ ‌​ ‍‌‌‍​‌​ ‌ ​ ‍​​ ‌‌​ ​‍‌‍​ ​ ‍‌​ ​ ​ ‌‌‌‍‌​​ ‌‍​‍‌‍‌ ‌​‌ ‍‌‌ ​​‌‍‌‌​ ‌‌‍‍​‌‍ ‌ ‌​‌‍‌‌‌‍ ​‌​ ‌‌‍‌‌‌‍ ‍‌ ‌‌‌​‍‌‌ ‌​‌‍‌‌‌‍ ‌​‍‌‍‌ ​​‌‍​‌‌ ‌​‌‍‍​​ ‌‌ ​​‌ ​‍‌‍‍‌‌‍​ ‌‍‌‌​‍‌‍‌ ​​‌‍‌‌‌ ​‍‌ ​ ‌ ​​‌‍‌‌‌‍​ ‌ ‌​‌‍‍‌‌ ‌‍‌‍‌‌​ ‌‌ ​​‌ ‌‌‌‍​‍‌‍ ​‌‍‍‌‌ ​ ‌‍‍​‌‍‌‌‌‍‌​​‍​‍‌ ‌
Burrata des Pouilles​​​​‌ ‍ ​‍​‍‌‍ ‌ ​‍‌‍‍‌‌‍‌ ‌‍‍‌‌‍ ‍​‍​‍​ ‍‍​‍​‍‌ ​ ‌‍​‌‌‍ ‍‌‍‍‌‌ ‌​‌ ‍‌​‍ ‍‌‍‍‌‌‍ ​‍​‍​‍ ​​‍​‍‌‍‍​‌ ​‍‌‍‌‌‌‍‌‍​‍​‍​ ‍‍​‍​‍‌‍‍​‌ ‌​‌ ‌​‌ ​​‌ ​ ​ ‍‍​‍ ​‍ ‌‍ ​​‍ ‌‌‍​‌‌‍ ‍‌‍‌​​‍ ‌‌ ​‍​‍ ‌‌‍‍​‌‍ ‌ ‌​‌‍‌‌‌‍ ​‌ ​ ​‍ ‌‌ ​ ‌ ‌​‌ ‌‌‌‍‌​‌‍‍‌‌‍ ​‍ ‍‌ ‌‍‌‍‌‌‌ ​‍‌‍​ ‌‍‌‌‌‍ ​​‍ ‍‌‍​‌‌ ​​‌ ​​​‍ ‌‍‍‌‌‍ ‍‌ ‌​‌‍‌‌‌‍ ‍‌ ‌​​‍ ‌‍‌‌‌‍‌​‌‍‍‌‌ ‌​​‍ ‌‍ ‌‌‍ ‌‍‌​‌‍‌‌​ ‌‌ ​​‌ ​‍‌‍‌‌‌ ​ ‌‍‌‌‌‍ ‍‌ ‌​‌‍​‌‌ ‌​‌‍‍‌‌‍ ‌‍ ‍​ ‍ ‌‍‍‌‌‍‌​​ ‌​ ‌​‌‍​ ‌‍​‌​ ​‌​ ​​‌‍​‍​ ‍​‌‍​‍​‍ ‌‌‍‌​​ ​‌​ ‌‍‌‍‌‍​‍ ‌​ ‌​‌‍‌‍​ ‌‍‌‍​‍​‍ ‌‌‍​‌‌‍​‌‌‍​‍​ ​‌​‍ ‌‌‍‌‍​ ​​​ ‌‌​ ‍‌​ ‌‌‌‍​‍​ ‌ ​ ‍​‌‍​‍​ ‌‍‌‍​‍‌‍‌‌​ ‍ ‌ ‌​‌ ‍‌‌ ​​‌‍‌‌​ ‌‌‍‍​‌‍ ‌ ‌​‌‍‌‌‌‍ ​‌​ ‌‌‍‌‌‌‍ ‍‌ ‌‌‌​‍‌‌ ‌​‌‍‌‌‌‍ ‌​ ‍ ‌ ​​‌‍​‌‌ ‌​‌‍‍​​ ‌‌ ‌​‌‍‍‌‌ ‌​‌‍ ​‌‍‌‌​ ‌‍​‍‌‍​‌‌ ​ ‌‍‌‌‌‌‌‌‌ ​‍‌‍ ​​ ‌‌‍‍​‌ ‌​‌ ‌​‌ ​​‌ ​ ​‍‌‌​ ​ ‌​​‌​‍‌‌​ ​‍‌​‌‍​‍‌‌​ ​‍‌​‌‍‌‍ ​​‍ ‌‌‍​‌‌‍ ‍‌‍‌​​‍ ‌‌ ​‍​‍ ‌‌‍‍​‌‍ ‌ ‌​‌‍‌‌‌‍ ​‌ ​ ​‍ ‌‌ ​ ‌ ‌​‌ ‌‌‌‍‌​‌‍‍‌‌‍ ​‍ ‍‌ ‌‍‌‍‌‌‌ ​‍‌‍​ ‌‍‌‌‌‍ ​​‍ ‍‌‍​‌‌ ​​‌ ​​​‍‌‍‌‍‍‌‌‍‌​​ ‌​ ‌​‌‍​ ‌‍​‌​ ​‌​ ​​‌‍​‍​ ‍​‌‍​‍​‍ ‌‌‍‌​​ ​‌​ ‌‍‌‍‌‍​‍ ‌​ ‌​‌‍‌‍​ ‌‍‌‍​‍​‍ ‌‌‍​‌‌‍​‌‌‍​‍​ ​‌​‍ ‌‌‍‌‍​ ​​​ ‌‌​ ‍‌​ ‌‌‌‍​‍​ ‌ ​ ‍​‌‍​‍​ ‌‍‌‍​‍‌‍‌‌​‍‌‍‌ ‌​‌ ‍‌‌ ​​‌‍‌‌​ ‌‌‍‍​‌‍ ‌ ‌​‌‍‌‌‌‍ ​‌​ ‌‌‍‌‌‌‍ ‍‌ ‌‌‌​‍‌‌ ‌​‌‍‌‌‌‍ ‌​‍‌‍‌ ​​‌‍​‌‌ ‌​‌‍‍​​ ‌‌ ‌​‌‍‍‌‌ ‌​‌‍ ​‌‍‌‌​‍‌‍‌ ​​‌‍‌‌‌ ​‍‌ ​ ‌ ​​‌‍‌‌‌‍​ ‌ ‌​‌‍‍‌‌ ‌‍‌‍‌‌​ ‌‌ ​​‌ ‌‌‌‍​‍‌‍ ​‌‍‍‌‌ ​ ‌‍‍​‌‍‌‌‌‍‌​​‍​‍‌ ‌
burrata crémeuse, focaccia croustillante, tomates fraîches, poivrons rôtis, olives taggiasche et artichauts poivrades​​​​‌ ‍ ​‍​‍‌‍ ‌ ​‍‌‍‍‌‌‍‌ ‌‍‍‌‌‍ ‍​‍​‍​ ‍‍​‍​‍‌ ​ ‌‍​‌‌‍ ‍‌‍‍‌‌ ‌​‌ ‍‌​‍ ‍‌‍‍‌‌‍ ​‍​‍​‍ ​​‍​‍‌‍‍​‌ ​‍‌‍‌‌‌‍‌‍​‍​‍​ ‍‍​‍​‍‌‍‍​‌ ‌​‌ ‌​‌ ​​‌ ​ ​ ‍‍​‍ ​‍ ‌‍ ​​‍ ‌‌‍​‌‌‍ ‍‌‍‌​​‍ ‌‌ ​‍​‍ ‌‌‍‍​‌‍ ‌ ‌​‌‍‌‌‌‍ ​‌ ​ ​‍ ‌‌ ​ ‌ ‌​‌ ‌‌‌‍‌​‌‍‍‌‌‍ ​‍ ‍‌ ‌‍‌‍‌‌‌ ​‍‌‍​ ‌‍‌‌‌‍ ​​‍ ‍‌‍​‌‌ ​​‌ ​​​‍ ‌‍‍‌‌‍ ‍‌ ‌​‌‍‌‌‌‍ ‍‌ ‌​​‍ ‌‍‌‌‌‍‌​‌‍‍‌‌ ‌​​‍ ‌‍ ‌‌‍ ‌‍‌​‌‍‌‌​ ‌‌ ​​‌ ​‍‌‍‌‌‌ ​ ‌‍‌‌‌‍ ‍‌ ‌​‌‍​‌‌ ‌​‌‍‍‌‌‍ ‌‍ ‍​ ‍ ‌‍‍‌‌‍‌​​ ‌​ ‌​‌‍​ ‌‍​‌​ ​‌​ ​​‌‍​‍​ ‍​‌‍​‍​‍ ‌‌‍‌​​ ​‌​ ‌‍‌‍‌‍​‍ ‌​ ‌​‌‍‌‍​ ‌‍‌‍​‍​‍ ‌‌‍​‌‌‍​‌‌‍​‍​ ​‌​‍ ‌‌‍‌‍​ ​​​ ‌‌​ ‍‌​ ‌‌‌‍​‍​ ‌ ​ ‍​‌‍​‍​ ‌‍‌‍​‍‌‍‌‌​ ‍ ‌ ‌​‌ ‍‌‌ ​​‌‍‌‌​ ‌‌‍‍​‌‍ ‌ ‌​‌‍‌‌‌‍ ​‌​ ‌‌‍‌‌‌‍ ‍‌ ‌‌‌​‍‌‌ ‌​‌‍‌‌‌‍ ‌​ ‍ ‌ ​​‌‍​‌‌ ‌​‌‍‍​​ ‌‌‍‌​‌‍‌‌‌ ​ ‌‍​ ‌ ​‍‌‍‍‌‌ ​​‌ ‌​‌‍‍‌‌‍ ‌‍ ‍​ ‌‍​‍‌‍​‌‌ ​ ‌‍‌‌‌‌‌‌‌ ​‍‌‍ ​​ ‌‌‍‍​‌ ‌​‌ ‌​‌ ​​‌ ​ ​‍‌‌​ ​ ‌​​‌​‍‌‌​ ​‍‌​‌‍​‍‌‌​ ​‍‌​‌‍‌‍ ​​‍ ‌‌‍​‌‌‍ ‍‌‍‌​​‍ ‌‌ ​‍​‍ ‌‌‍‍​‌‍ ‌ ‌​‌‍‌‌‌‍ ​‌ ​ ​‍ ‌‌ ​ ‌ ‌​‌ ‌‌‌‍‌​‌‍‍‌‌‍ ​‍ ‍‌ ‌‍‌‍‌‌‌ ​‍‌‍​ ‌‍‌‌‌‍ ​​‍ ‍‌‍​‌‌ ​​‌ ​​​‍‌‍‌‍‍‌‌‍‌​​ ‌​ ‌​‌‍​ ‌‍​‌​ ​‌​ ​​‌‍​‍​ ‍​‌‍​‍​‍ ‌‌‍‌​​ ​‌​ ‌‍‌‍‌‍​‍ ‌​ ‌​‌‍‌‍​ ‌‍‌‍​‍​‍ ‌‌‍​‌‌‍​‌‌‍​‍​ ​‌​‍ ‌‌‍‌‍​ ​​​ ‌‌​ ‍‌​ ‌‌‌‍​‍​ ‌ ​ ‍​‌‍​‍​ ‌‍‌‍​‍‌‍‌‌​‍‌‍‌ ‌​‌ ‍‌‌ ​​‌‍‌‌​ ‌‌‍‍​‌‍ ‌ ‌​‌‍‌‌‌‍ ​‌​ ‌‌‍‌‌‌‍ ‍‌ ‌‌‌​‍‌‌ ‌​‌‍‌‌‌‍ ‌​‍‌‍‌ ​​‌‍​‌‌ ‌​‌‍‍​​ ‌‌‍‌​‌‍‌‌‌ ​ ‌‍​ ‌ ​‍‌‍‍‌‌ ​​‌ ‌​‌‍‍‌‌‍ ‌‍ ‍​‍‌‍‌ ​​‌‍‌‌‌ ​‍‌ ​ ‌ ​​‌‍‌‌‌‍​ ‌ ‌​‌‍‍‌‌ ‌‍‌‍‌‌​ ‌‌ ​​‌ ‌‌‌‍​‍‌‍ ​‌‍‍‌‌ ​ ‌‍‍​‌‍‌‌‌‍‌​​‍​‍‌ ‌
56​​​​‌ ‍ ​‍​‍‌‍ ‌ ​‍‌‍‍‌‌‍‌ ‌‍‍‌‌‍ ‍​‍​‍​ ‍‍​‍​‍‌ ​ ‌‍​‌‌‍ ‍‌‍‍‌‌ ‌​‌ ‍‌​‍ ‍‌‍‍‌‌‍ ​‍​‍​‍ ​​‍​‍‌‍‍​‌ ​‍‌‍‌‌‌‍‌‍​‍​‍​ ‍‍​‍​‍‌‍‍​‌ ‌​‌ ‌​‌ ​​‌ ​ ​ ‍‍​‍ ​‍ ‌‍ ​​‍ ‌‌‍​‌‌‍ ‍‌‍‌​​‍ ‌‌ ​‍​‍ ‌‌‍‍​‌‍ ‌ ‌​‌‍‌‌‌‍ ​‌ ​ ​‍ ‌‌ ​ ‌ ‌​‌ ‌‌‌‍‌​‌‍‍‌‌‍ ​‍ ‍‌ ‌‍‌‍‌‌‌ ​‍‌‍​ ‌‍‌‌‌‍ ​​‍ ‍‌‍​‌‌ ​​‌ ​​​‍ ‌‍‍‌‌‍ ‍‌ ‌​‌‍‌‌‌‍ ‍‌ ‌​​‍ ‌‍‌‌‌‍‌​‌‍‍‌‌ ‌​​‍ ‌‍ ‌‌‍ ‌‍‌​‌‍‌‌​ ‌‌ ​​‌ ​‍‌‍‌‌‌ ​ ‌‍‌‌‌‍ ‍‌ ‌​‌‍​‌‌ ‌​‌‍‍‌‌‍ ‌‍ ‍​ ‍ ‌‍‍‌‌‍‌​​ ‌​ ‌​‌‍​ ‌‍​‌​ ​‌​ ​​‌‍​‍​ ‍​‌‍​‍​‍ ‌‌‍‌​​ ​‌​ ‌‍‌‍‌‍​‍ ‌​ ‌​‌‍‌‍​ ‌‍‌‍​‍​‍ ‌‌‍​‌‌‍​‌‌‍​‍​ ​‌​‍ ‌‌‍‌‍​ ​​​ ‌‌​ ‍‌​ ‌‌‌‍​‍​ ‌ ​ ‍​‌‍​‍​ ‌‍‌‍​‍‌‍‌‌​ ‍ ‌ ‌​‌ ‍‌‌ ​​‌‍‌‌​ ‌‌‍‍​‌‍ ‌ ‌​‌‍‌‌‌‍ ​‌​ ‌‌‍‌‌‌‍ ‍‌ ‌‌‌​‍‌‌ ‌​‌‍‌‌‌‍ ‌​ ‍ ‌ ​​‌‍​‌‌ ‌​‌‍‍​​ ‌‌ ​​‌ ​‍‌‍‍‌‌‍​ ‌‍‌‌​ ‌‍​‍‌‍​‌‌ ​ ‌‍‌‌‌‌‌‌‌ ​‍‌‍ ​​ ‌‌‍‍​‌ ‌​‌ ‌​‌ ​​‌ ​ ​‍‌‌​ ​ ‌​​‌​‍‌‌​ ​‍‌​‌‍​‍‌‌​ ​‍‌​‌‍‌‍ ​​‍ ‌‌‍​‌‌‍ ‍‌‍‌​​‍ ‌‌ ​‍​‍ ‌‌‍‍​‌‍ ‌ ‌​‌‍‌‌‌‍ ​‌ ​ ​‍ ‌‌ ​ ‌ ‌​‌ ‌‌‌‍‌​‌‍‍‌‌‍ ​‍ ‍‌ ‌‍‌‍‌‌‌ ​‍‌‍​ ‌‍‌‌‌‍ ​​‍ ‍‌‍​‌‌ ​​‌ ​​​‍‌‍‌‍‍‌‌‍‌​​ ‌​ ‌​‌‍​ ‌‍​‌​ ​‌​ ​​‌‍​‍​ ‍​‌‍​‍​‍ ‌‌‍‌​​ ​‌​ ‌‍‌‍‌‍​‍ ‌​ ‌​‌‍‌‍​ ‌‍‌‍​‍​‍ ‌‌‍​‌‌‍​‌‌‍​‍​ ​‌​‍ ‌‌‍‌‍​ ​​​ ‌‌​ ‍‌​ ‌‌‌‍​‍​ ‌ ​ ‍​‌‍​‍​ ‌‍‌‍​‍‌‍‌‌​‍‌‍‌ ‌​‌ ‍‌‌ ​​‌‍‌‌​ ‌‌‍‍​‌‍ ‌ ‌​‌‍‌‌‌‍ ​‌​ ‌‌‍‌‌‌‍ ‍‌ ‌‌‌​‍‌‌ ‌​‌‍‌‌‌‍ ‌​‍‌‍‌ ​​‌‍​‌‌ ‌​‌‍‍​​ ‌‌ ​​‌ ​‍‌‍‍‌‌‍​ ‌‍‌‌​‍‌‍‌ ​​‌‍‌‌‌ ​‍‌ ​ ‌ ​​‌‍‌‌‌‍​ ‌ ‌​‌‍‍‌‌ ‌‍‌‍‌‌​ ‌‌ ​​‌ ‌‌‌‍​‍‌‍ ​‌‍‍‌‌ ​ ‌‍‍​‌‍‌‌‌‍‌​​‍​‍‌ ‌
Mezzes Méditerranéens​​​​‌ ‍ ​‍​‍‌‍ ‌ ​‍‌‍‍‌‌‍‌ ‌‍‍‌‌‍ ‍​‍​‍​ ‍‍​‍​‍‌ ​ ‌‍​‌‌‍ ‍‌‍‍‌‌ ‌​‌ ‍‌​‍ ‍‌‍‍‌‌‍ ​‍​‍​‍ ​​‍​‍‌‍‍​‌ ​‍‌‍‌‌‌‍‌‍​‍​‍​ ‍‍​‍​‍‌‍‍​‌ ‌​‌ ‌​‌ ​​‌ ​ ​ ‍‍​‍ ​‍ ‌‍ ​​‍ ‌‌‍​‌‌‍ ‍‌‍‌​​‍ ‌‌ ​‍​‍ ‌‌‍‍​‌‍ ‌ ‌​‌‍‌‌‌‍ ​‌ ​ ​‍ ‌‌ ​ ‌ ‌​‌ ‌‌‌‍‌​‌‍‍‌‌‍ ​‍ ‍‌ ‌‍‌‍‌‌‌ ​‍‌‍​ ‌‍‌‌‌‍ ​​‍ ‍‌‍​‌‌ ​​‌ ​​​‍ ‌‍‍‌‌‍ ‍‌ ‌​‌‍‌‌‌‍ ‍‌ ‌​​‍ ‌‍‌‌‌‍‌​‌‍‍‌‌ ‌​​‍ ‌‍ ‌‌‍ ‌‍‌​‌‍‌‌​ ‌‌ ​​‌ ​‍‌‍‌‌‌ ​ ‌‍‌‌‌‍ ‍‌ ‌​‌‍​‌‌ ‌​‌‍‍‌‌‍ ‌‍ ‍​ ‍ ‌‍‍‌‌‍‌​​ ‌​ ‌ ​ ‌‌​ ‌‌​ ‌ ​ ‌‌‌‍​‌​ ​‌‌‍‌​​‍ ‌‌‍‌‍​ ​ ​ ‌‌​ ‌‍​‍ ‌​ ‌​​ ‌‌​ ‌‍‌‍‌‍​‍ ‌‌‍​‌​ ‌ ​ ‌ ​ ‌ ​‍ ‌​ ‌‌​ ‍​​ ‍‌​ ​‌​ ​ ​ ‌‍​ ‌​​ ‌‍‌‍​‌​ ​​​ ​ ‌‍‌‌​ ‍ ‌ ‌​‌ ‍‌‌ ​​‌‍‌‌​ ‌‌‍‍​‌‍ ‌ ‌​‌‍‌‌‌‍ ​‌​ ‌‌‍‌‌‌‍ ‍‌ ‌‌‌​‍‌‌ ‌​‌‍‌‌‌‍ ‌​ ‍ ‌ ​​‌‍​‌‌ ‌​‌‍‍​​ ‌‌ ‌​‌‍‍‌‌ ‌​‌‍ ​‌‍‌‌​ ‌‍​‍‌‍​‌‌ ​ ‌‍‌‌‌‌‌‌‌ ​‍‌‍ ​​ ‌‌‍‍​‌ ‌​‌ ‌​‌ ​​‌ ​ ​‍‌‌​ ​ ‌​​‌​‍‌‌​ ​‍‌​‌‍​‍‌‌​ ​‍‌​‌‍‌‍ ​​‍ ‌‌‍​‌‌‍ ‍‌‍‌​​‍ ‌‌ ​‍​‍ ‌‌‍‍​‌‍ ‌ ‌​‌‍‌‌‌‍ ​‌ ​ ​‍ ‌‌ ​ ‌ ‌​‌ ‌‌‌‍‌​‌‍‍‌‌‍ ​‍ ‍‌ ‌‍‌‍‌‌‌ ​‍‌‍​ ‌‍‌‌‌‍ ​​‍ ‍‌‍​‌‌ ​​‌ ​​​‍‌‍‌‍‍‌‌‍‌​​ ‌​ ‌ ​ ‌‌​ ‌‌​ ‌ ​ ‌‌‌‍​‌​ ​‌‌‍‌​​‍ ‌‌‍‌‍​ ​ ​ ‌‌​ ‌‍​‍ ‌​ ‌​​ ‌‌​ ‌‍‌‍‌‍​‍ ‌‌‍​‌​ ‌ ​ ‌ ​ ‌ ​‍ ‌​ ‌‌​ ‍​​ ‍‌​ ​‌​ ​ ​ ‌‍​ ‌​​ ‌‍‌‍​‌​ ​​​ ​ ‌‍‌‌​‍‌‍‌ ‌​‌ ‍‌‌ ​​‌‍‌‌​ ‌‌‍‍​‌‍ ‌ ‌​‌‍‌‌‌‍ ​‌​ ‌‌‍‌‌‌‍ ‍‌ ‌‌‌​‍‌‌ ‌​‌‍‌‌‌‍ ‌​‍‌‍‌ ​​‌‍​‌‌ ‌​‌‍‍​​ ‌‌ ‌​‌‍‍‌‌ ‌​‌‍ ​‌‍‌‌​‍‌‍‌ ​​‌‍‌‌‌ ​‍‌ ​ ‌ ​​‌‍‌‌‌‍​ ‌ ‌​‌‍‍‌‌ ‌‍‌‍‌‌​ ‌‌ ​​‌ ‌‌‌‍​‍‌‍ ​‌‍‍‌‌ ​ ‌‍‍​‌‍‌‌‌‍‌​​‍​‍‌ ‌
houmous traditionnel, tzatzíki, crème de feta et pistache, poivrons grillés marinés au thym, pain pita​​​​‌ ‍ ​‍​‍‌‍ ‌ ​‍‌‍‍‌‌‍‌ ‌‍‍‌‌‍ ‍​‍​‍​ ‍‍​‍​‍‌ ​ ‌‍​‌‌‍ ‍‌‍‍‌‌ ‌​‌ ‍‌​‍ ‍‌‍‍‌‌‍ ​‍​‍​‍ ​​‍​‍‌‍‍​‌ ​‍‌‍‌‌‌‍‌‍​‍​‍​ ‍‍​‍​‍‌‍‍​‌ ‌​‌ ‌​‌ ​​‌ ​ ​ ‍‍​‍ ​‍ ‌‍ ​​‍ ‌‌‍​‌‌‍ ‍‌‍‌​​‍ ‌‌ ​‍​‍ ‌‌‍‍​‌‍ ‌ ‌​‌‍‌‌‌‍ ​‌ ​ ​‍ ‌‌ ​ ‌ ‌​‌ ‌‌‌‍‌​‌‍‍‌‌‍ ​‍ ‍‌ ‌‍‌‍‌‌‌ ​‍‌‍​ ‌‍‌‌‌‍ ​​‍ ‍‌‍​‌‌ ​​‌ ​​​‍ ‌‍‍‌‌‍ ‍‌ ‌​‌‍‌‌‌‍ ‍‌ ‌​​‍ ‌‍‌‌‌‍‌​‌‍‍‌‌ ‌​​‍ ‌‍ ‌‌‍ ‌‍‌​‌‍‌‌​ ‌‌ ​​‌ ​‍‌‍‌‌‌ ​ ‌‍‌‌‌‍ ‍‌ ‌​‌‍​‌‌ ‌​‌‍‍‌‌‍ ‌‍ ‍​ ‍ ‌‍‍‌‌‍‌​​ ‌​ ‌ ​ ‌‌​ ‌‌​ ‌ ​ ‌‌‌‍​‌​ ​‌‌‍‌​​‍ ‌‌‍‌‍​ ​ ​ ‌‌​ ‌‍​‍ ‌​ ‌​​ ‌‌​ ‌‍‌‍‌‍​‍ ‌‌‍​‌​ ‌ ​ ‌ ​ ‌ ​‍ ‌​ ‌‌​ ‍​​ ‍‌​ ​‌​ ​ ​ ‌‍​ ‌​​ ‌‍‌‍​‌​ ​​​ ​ ‌‍‌‌​ ‍ ‌ ‌​‌ ‍‌‌ ​​‌‍‌‌​ ‌‌‍‍​‌‍ ‌ ‌​‌‍‌‌‌‍ ​‌​ ‌‌‍‌‌‌‍ ‍‌ ‌‌‌​‍‌‌ ‌​‌‍‌‌‌‍ ‌​ ‍ ‌ ​​‌‍​‌‌ ‌​‌‍‍​​ ‌‌‍‌​‌‍‌‌‌ ​ ‌‍​ ‌ ​‍‌‍‍‌‌ ​​‌ ‌​‌‍‍‌‌‍ ‌‍ ‍​ ‌‍​‍‌‍​‌‌ ​ ‌‍‌‌‌‌‌‌‌ ​‍‌‍ ​​ ‌‌‍‍​‌ ‌​‌ ‌​‌ ​​‌ ​ ​‍‌‌​ ​ ‌​​‌​‍‌‌​ ​‍‌​‌‍​‍‌‌​ ​‍‌​‌‍‌‍ ​​‍ ‌‌‍​‌‌‍ ‍‌‍‌​​‍ ‌‌ ​‍​‍ ‌‌‍‍​‌‍ ‌ ‌​‌‍‌‌‌‍ ​‌ ​ ​‍ ‌‌ ​ ‌ ‌​‌ ‌‌‌‍‌​‌‍‍‌‌‍ ​‍ ‍‌ ‌‍‌‍‌‌‌ ​‍‌‍​ ‌‍‌‌‌‍ ​​‍ ‍‌‍​‌‌ ​​‌ ​​​‍‌‍‌‍‍‌‌‍‌​​ ‌​ ‌ ​ ‌‌​ ‌‌​ ‌ ​ ‌‌‌‍​‌​ ​‌‌‍‌​​‍ ‌‌‍‌‍​ ​ ​ ‌‌​ ‌‍​‍ ‌​ ‌​​ ‌‌​ ‌‍‌‍‌‍​‍ ‌‌‍​‌​ ‌ ​ ‌ ​ ‌ ​‍ ‌​ ‌‌​ ‍​​ ‍‌​ ​‌​ ​ ​ ‌‍​ ‌​​ ‌‍‌‍​‌​ ​​​ ​ ‌‍‌‌​‍‌‍‌ ‌​‌ ‍‌‌ ​​‌‍‌‌​ ‌‌‍‍​‌‍ ‌ ‌​‌‍‌‌‌‍ ​‌​ ‌‌‍‌‌‌‍ ‍‌ ‌‌‌​‍‌‌ ‌​‌‍‌‌‌‍ ‌​‍‌‍‌ ​​‌‍​‌‌ ‌​‌‍‍​​ ‌‌‍‌​‌‍‌‌‌ ​ ‌‍​ ‌ ​‍‌‍‍‌‌ ​​‌ ‌​‌‍‍‌‌‍ ‌‍ ‍​‍‌‍‌ ​​‌‍‌‌‌ ​‍‌ ​ ‌ ​​‌‍‌‌‌‍​ ‌ ‌​‌‍‍‌‌ ‌‍‌‍‌‌​ ‌‌ ​​‌ ‌‌‌‍​‍‌‍ ​‌‍‍‌‌ ​ ‌‍‍​‌‍‌‌‌‍‌​​‍​‍‌ ‌
38​​​​‌ ‍ ​‍​‍‌‍ ‌ ​‍‌‍‍‌‌‍‌ ‌‍‍‌‌‍ ‍​‍​‍​ ‍‍​‍​‍‌ ​ ‌‍​‌‌‍ ‍‌‍‍‌‌ ‌​‌ ‍‌​‍ ‍‌‍‍‌‌‍ ​‍​‍​‍ ​​‍​‍‌‍‍​‌ ​‍‌‍‌‌‌‍‌‍​‍​‍​ ‍‍​‍​‍‌‍‍​‌ ‌​‌ ‌​‌ ​​‌ ​ ​ ‍‍​‍ ​‍ ‌‍ ​​‍ ‌‌‍​‌‌‍ ‍‌‍‌​​‍ ‌‌ ​‍​‍ ‌‌‍‍​‌‍ ‌ ‌​‌‍‌‌‌‍ ​‌ ​ ​‍ ‌‌ ​ ‌ ‌​‌ ‌‌‌‍‌​‌‍‍‌‌‍ ​‍ ‍‌ ‌‍‌‍‌‌‌ ​‍‌‍​ ‌‍‌‌‌‍ ​​‍ ‍‌‍​‌‌ ​​‌ ​​​‍ ‌‍‍‌‌‍ ‍‌ ‌​‌‍‌‌‌‍ ‍‌ ‌​​‍ ‌‍‌‌‌‍‌​‌‍‍‌‌ ‌​​‍ ‌‍ ‌‌‍ ‌‍‌​‌‍‌‌​ ‌‌ ​​‌ ​‍‌‍‌‌‌ ​ ‌‍‌‌‌‍ ‍‌ ‌​‌‍​‌‌ ‌​‌‍‍‌‌‍ ‌‍ ‍​ ‍ ‌‍‍‌‌‍‌​​ ‌​ ‌ ​ ‌‌​ ‌‌​ ‌ ​ ‌‌‌‍​‌​ ​‌‌‍‌​​‍ ‌‌‍‌‍​ ​ ​ ‌‌​ ‌‍​‍ ‌​ ‌​​ ‌‌​ ‌‍‌‍‌‍​‍ ‌‌‍​‌​ ‌ ​ ‌ ​ ‌ ​‍ ‌​ ‌‌​ ‍​​ ‍‌​ ​‌​ ​ ​ ‌‍​ ‌​​ ‌‍‌‍​‌​ ​​​ ​ ‌‍‌‌​ ‍ ‌ ‌​‌ ‍‌‌ ​​‌‍‌‌​ ‌‌‍‍​‌‍ ‌ ‌​‌‍‌‌‌‍ ​‌​ ‌‌‍‌‌‌‍ ‍‌ ‌‌‌​‍‌‌ ‌​‌‍‌‌‌‍ ‌​ ‍ ‌ ​​‌‍​‌‌ ‌​‌‍‍​​ ‌‌ ​​‌ ​‍‌‍‍‌‌‍​ ‌‍‌‌​ ‌‍​‍‌‍​‌‌ ​ ‌‍‌‌‌‌‌‌‌ ​‍‌‍ ​​ ‌‌‍‍​‌ ‌​‌ ‌​‌ ​​‌ ​ ​‍‌‌​ ​ ‌​​‌​‍‌‌​ ​‍‌​‌‍​‍‌‌​ ​‍‌​‌‍‌‍ ​​‍ ‌‌‍​‌‌‍ ‍‌‍‌​​‍ ‌‌ ​‍​‍ ‌‌‍‍​‌‍ ‌ ‌​‌‍‌‌‌‍ ​‌ ​ ​‍ ‌‌ ​ ‌ ‌​‌ ‌‌‌‍‌​‌‍‍‌‌‍ ​‍ ‍‌ ‌‍‌‍‌‌‌ ​‍‌‍​ ‌‍‌‌‌‍ ​​‍ ‍‌‍​‌‌ ​​‌ ​​​‍‌‍‌‍‍‌‌‍‌​​ ‌​ ‌ ​ ‌‌​ ‌‌​ ‌ ​ ‌‌‌‍​‌​ ​‌‌‍‌​​‍ ‌‌‍‌‍​ ​ ​ ‌‌​ ‌‍​‍ ‌​ ‌​​ ‌‌​ ‌‍‌‍‌‍​‍ ‌‌‍​‌​ ‌ ​ ‌ ​ ‌ ​‍ ‌​ ‌‌​ ‍​​ ‍‌​ ​‌​ ​ ​ ‌‍​ ‌​​ ‌‍‌‍​‌​ ​​​ ​ ‌‍‌‌​‍‌‍‌ ‌​‌ ‍‌‌ ​​‌‍‌‌​ ‌‌‍‍​‌‍ ‌ ‌​‌‍‌‌‌‍ ​‌​ ‌‌‍‌‌‌‍ ‍‌ ‌‌‌​‍‌‌ ‌​‌‍‌‌‌‍ ‌​‍‌‍‌ ​​‌‍​‌‌ ‌​‌‍‍​​ ‌‌ ​​‌ ​‍‌‍‍‌‌‍​ ‌‍‌‌​‍‌‍‌ ​​‌‍‌‌‌ ​‍‌ ​ ‌ ​​‌‍‌‌‌‍​ ‌ ‌​‌‍‍‌‌ ‌‍‌‍‌‌​ ‌‌ ​​‌ ‌‌‌‍​‍‌‍ ​‌‍‍‌‌ ​ ‌‍‍​‌‍‌‌‌‍‌​​‍​‍‌ ‌
Houmous traditionnel​​​​‌ ‍ ​‍​‍‌‍ ‌ ​‍‌‍‍‌‌‍‌ ‌‍‍‌‌‍ ‍​‍​‍​ ‍‍​‍​‍‌ ​ ‌‍​‌‌‍ ‍‌‍‍‌‌ ‌​‌ ‍‌​‍ ‍‌‍‍‌‌‍ ​‍​‍​‍ ​​‍​‍‌‍‍​‌ ​‍‌‍‌‌‌‍‌‍​‍​‍​ ‍‍​‍​‍‌‍‍​‌ ‌​‌ ‌​‌ ​​‌ ​ ​ ‍‍​‍ ​‍ ‌‍ ​​‍ ‌‌‍​‌‌‍ ‍‌‍‌​​‍ ‌‌ ​‍​‍ ‌‌‍‍​‌‍ ‌ ‌​‌‍‌‌‌‍ ​‌ ​ ​‍ ‌‌ ​ ‌ ‌​‌ ‌‌‌‍‌​‌‍‍‌‌‍ ​‍ ‍‌ ‌‍‌‍‌‌‌ ​‍‌‍​ ‌‍‌‌‌‍ ​​‍ ‍‌‍​‌‌ ​​‌ ​​​‍ ‌‍‍‌‌‍ ‍‌ ‌​‌‍‌‌‌‍ ‍‌ ‌​​‍ ‌‍‌‌‌‍‌​‌‍‍‌‌ ‌​​‍ ‌‍ ‌‌‍ ‌‍‌​‌‍‌‌​ ‌‌ ​​‌ ​‍‌‍‌‌‌ ​ ‌‍‌‌‌‍ ‍‌ ‌​‌‍​‌‌ ‌​‌‍‍‌‌‍ ‌‍ ‍​ ‍ ‌‍‍‌‌‍‌​​ ‌​ ‌​​ ​‌​ ‌​‌‍​‌​ ‌ ‌‍​‌​ ​ ‌‍​ ​‍ ‌​ ‌‍​ ​‍​ ‌​​ ‌‍​‍ ‌​ ‌​​ ‍​​ ​‍​ ​ ​‍ ‌​ ‍​​ ‌‍​ ‌‌​ ​​​‍ ‌​ ‍​​ ‌‍‌‍‌‌​ ​​​ ‌‌​ ‍​​ ​ ‌‍​‌​ ​‌‌‍​‌​ ​‌​ ‌ ​ ‍ ‌ ‌​‌ ‍‌‌ ​​‌‍‌‌​ ‌‌‍‍​‌‍ ‌ ‌​‌‍‌‌‌‍ ​‌​ ‌‌‍‌‌‌‍ ‍‌ ‌‌‌​‍‌‌ ‌​‌‍‌‌‌‍ ‌​ ‍ ‌ ​​‌‍​‌‌ ‌​‌‍‍​​ ‌‌ ‌​‌‍‍‌‌ ‌​‌‍ ​‌‍‌‌​ ‌‍​‍‌‍​‌‌ ​ ‌‍‌‌‌‌‌‌‌ ​‍‌‍ ​​ ‌‌‍‍​‌ ‌​‌ ‌​‌ ​​‌ ​ ​‍‌‌​ ​ ‌​​‌​‍‌‌​ ​‍‌​‌‍​‍‌‌​ ​‍‌​‌‍‌‍ ​​‍ ‌‌‍​‌‌‍ ‍‌‍‌​​‍ ‌‌ ​‍​‍ ‌‌‍‍​‌‍ ‌ ‌​‌‍‌‌‌‍ ​‌ ​ ​‍ ‌‌ ​ ‌ ‌​‌ ‌‌‌‍‌​‌‍‍‌‌‍ ​‍ ‍‌ ‌‍‌‍‌‌‌ ​‍‌‍​ ‌‍‌‌‌‍ ​​‍ ‍‌‍​‌‌ ​​‌ ​​​‍‌‍‌‍‍‌‌‍‌​​ ‌​ ‌​​ ​‌​ ‌​‌‍​‌​ ‌ ‌‍​‌​ ​ ‌‍​ ​‍ ‌​ ‌‍​ ​‍​ ‌​​ ‌‍​‍ ‌​ ‌​​ ‍​​ ​‍​ ​ ​‍ ‌​ ‍​​ ‌‍​ ‌‌​ ​​​‍ ‌​ ‍​​ ‌‍‌‍‌‌​ ​​​ ‌‌​ ‍​​ ​ ‌‍​‌​ ​‌‌‍​‌​ ​‌​ ‌ ​‍‌‍‌ ‌​‌ ‍‌‌ ​​‌‍‌‌​ ‌‌‍‍​‌‍ ‌ ‌​‌‍‌‌‌‍ ​‌​ ‌‌‍‌‌‌‍ ‍‌ ‌‌‌​‍‌‌ ‌​‌‍‌‌‌‍ ‌​‍‌‍‌ ​​‌‍​‌‌ ‌​‌‍‍​​ ‌‌ ‌​‌‍‍‌‌ ‌​‌‍ ​‌‍‌‌​‍‌‍‌ ​​‌‍‌‌‌ ​‍‌ ​ ‌ ​​‌‍‌‌‌‍​ ‌ ‌​‌‍‍‌‌ ‌‍‌‍‌‌​ ‌‌ ​​‌ ‌‌‌‍​‍‌‍ ​‌‍‍‌‌ ​ ‌‍‍​‌‍‌‌‌‍‌​​‍​‍‌ ‌
pois chiches, tahini, huile d’olive, pain pita​​​​‌ ‍ ​‍​‍‌‍ ‌ ​‍‌‍‍‌‌‍‌ ‌‍‍‌‌‍ ‍​‍​‍​ ‍‍​‍​‍‌ ​ ‌‍​‌‌‍ ‍‌‍‍‌‌ ‌​‌ ‍‌​‍ ‍‌‍‍‌‌‍ ​‍​‍​‍ ​​‍​‍‌‍‍​‌ ​‍‌‍‌‌‌‍‌‍​‍​‍​ ‍‍​‍​‍‌‍‍​‌ ‌​‌ ‌​‌ ​​‌ ​ ​ ‍‍​‍ ​‍ ‌‍ ​​‍ ‌‌‍​‌‌‍ ‍‌‍‌​​‍ ‌‌ ​‍​‍ ‌‌‍‍​‌‍ ‌ ‌​‌‍‌‌‌‍ ​‌ ​ ​‍ ‌‌ ​ ‌ ‌​‌ ‌‌‌‍‌​‌‍‍‌‌‍ ​‍ ‍‌ ‌‍‌‍‌‌‌ ​‍‌‍​ ‌‍‌‌‌‍ ​​‍ ‍‌‍​‌‌ ​​‌ ​​​‍ ‌‍‍‌‌‍ ‍‌ ‌​‌‍‌‌‌‍ ‍‌ ‌​​‍ ‌‍‌‌‌‍‌​‌‍‍‌‌ ‌​​‍ ‌‍ ‌‌‍ ‌‍‌​‌‍‌‌​ ‌‌ ​​‌ ​‍‌‍‌‌‌ ​ ‌‍‌‌‌‍ ‍‌ ‌​‌‍​‌‌ ‌​‌‍‍‌‌‍ ‌‍ ‍​ ‍ ‌‍‍‌‌‍‌​​ ‌​ ‌​​ ​‌​ ‌​‌‍​‌​ ‌ ‌‍​‌​ ​ ‌‍​ ​‍ ‌​ ‌‍​ ​‍​ ‌​​ ‌‍​‍ ‌​ ‌​​ ‍​​ ​‍​ ​ ​‍ ‌​ ‍​​ ‌‍​ ‌‌​ ​​​‍ ‌​ ‍​​ ‌‍‌‍‌‌​ ​​​ ‌‌​ ‍​​ ​ ‌‍​‌​ ​‌‌‍​‌​ ​‌​ ‌ ​ ‍ ‌ ‌​‌ ‍‌‌ ​​‌‍‌‌​ ‌‌‍‍​‌‍ ‌ ‌​‌‍‌‌‌‍ ​‌​ ‌‌‍‌‌‌‍ ‍‌ ‌‌‌​‍‌‌ ‌​‌‍‌‌‌‍ ‌​ ‍ ‌ ​​‌‍​‌‌ ‌​‌‍‍​​ ‌‌‍‌​‌‍‌‌‌ ​ ‌‍​ ‌ ​‍‌‍‍‌‌ ​​‌ ‌​‌‍‍‌‌‍ ‌‍ ‍​ ‌‍​‍‌‍​‌‌ ​ ‌‍‌‌‌‌‌‌‌ ​‍‌‍ ​​ ‌‌‍‍​‌ ‌​‌ ‌​‌ ​​‌ ​ ​‍‌‌​ ​ ‌​​‌​‍‌‌​ ​‍‌​‌‍​‍‌‌​ ​‍‌​‌‍‌‍ ​​‍ ‌‌‍​‌‌‍ ‍‌‍‌​​‍ ‌‌ ​‍​‍ ‌‌‍‍​‌‍ ‌ ‌​‌‍‌‌‌‍ ​‌ ​ ​‍ ‌‌ ​ ‌ ‌​‌ ‌‌‌‍‌​‌‍‍‌‌‍ ​‍ ‍‌ ‌‍‌‍‌‌‌ ​‍‌‍​ ‌‍‌‌‌‍ ​​‍ ‍‌‍​‌‌ ​​‌ ​​​‍‌‍‌‍‍‌‌‍‌​​ ‌​ ‌​​ ​‌​ ‌​‌‍​‌​ ‌ ‌‍​‌​ ​ ‌‍​ ​‍ ‌​ ‌‍​ ​‍​ ‌​​ ‌‍​‍ ‌​ ‌​​ ‍​​ ​‍​ ​ ​‍ ‌​ ‍​​ ‌‍​ ‌‌​ ​​​‍ ‌​ ‍​​ ‌‍‌‍‌‌​ ​​​ ‌‌​ ‍​​ ​ ‌‍​‌​ ​‌‌‍​‌​ ​‌​ ‌ ​‍‌‍‌ ‌​‌ ‍‌‌ ​​‌‍‌‌​ ‌‌‍‍​‌‍ ‌ ‌​‌‍‌‌‌‍ ​‌​ ‌‌‍‌‌‌‍ ‍‌ ‌‌‌​‍‌‌ ‌​‌‍‌‌‌‍ ‌​‍‌‍‌ ​​‌‍​‌‌ ‌​‌‍‍​​ ‌‌‍‌​‌‍‌‌‌ ​ ‌‍​ ‌ ​‍‌‍‍‌‌ ​​‌ ‌​‌‍‍‌‌‍ ‌‍ ‍​‍‌‍‌ ​​‌‍‌‌‌ ​‍‌ ​ ‌ ​​‌‍‌‌‌‍​ ‌ ‌​‌‍‍‌‌ ‌‍‌‍‌‌​ ‌‌ ​​‌ ‌‌‌‍​‍‌‍ ​‌‍‍‌‌ ​ ‌‍‍​‌‍‌‌‌‍‌​​‍​‍‌ ‌
14​​​​‌ ‍ ​‍​‍‌‍ ‌ ​‍‌‍‍‌‌‍‌ ‌‍‍‌‌‍ ‍​‍​‍​ ‍‍​‍​‍‌ ​ ‌‍​‌‌‍ ‍‌‍‍‌‌ ‌​‌ ‍‌​‍ ‍‌‍‍‌‌‍ ​‍​‍​‍ ​​‍​‍‌‍‍​‌ ​‍‌‍‌‌‌‍‌‍​‍​‍​ ‍‍​‍​‍‌‍‍​‌ ‌​‌ ‌​‌ ​​‌ ​ ​ ‍‍​‍ ​‍ ‌‍ ​​‍ ‌‌‍​‌‌‍ ‍‌‍‌​​‍ ‌‌ ​‍​‍ ‌‌‍‍​‌‍ ‌ ‌​‌‍‌‌‌‍ ​‌ ​ ​‍ ‌‌ ​ ‌ ‌​‌ ‌‌‌‍‌​‌‍‍‌‌‍ ​‍ ‍‌ ‌‍‌‍‌‌‌ ​‍‌‍​ ‌‍‌‌‌‍ ​​‍ ‍‌‍​‌‌ ​​‌ ​​​‍ ‌‍‍‌‌‍ ‍‌ ‌​‌‍‌‌‌‍ ‍‌ ‌​​‍ ‌‍‌‌‌‍‌​‌‍‍‌‌ ‌​​‍ ‌‍ ‌‌‍ ‌‍‌​‌‍‌‌​ ‌‌ ​​‌ ​‍‌‍‌‌‌ ​ ‌‍‌‌‌‍ ‍‌ ‌​‌‍​‌‌ ‌​‌‍‍‌‌‍ ‌‍ ‍​ ‍ ‌‍‍‌‌‍‌​​ ‌​ ‌​​ ​‌​ ‌​‌‍​‌​ ‌ ‌‍​‌​ ​ ‌‍​ ​‍ ‌​ ‌‍​ ​‍​ ‌​​ ‌‍​‍ ‌​ ‌​​ ‍​​ ​‍​ ​ ​‍ ‌​ ‍​​ ‌‍​ ‌‌​ ​​​‍ ‌​ ‍​​ ‌‍‌‍‌‌​ ​​​ ‌‌​ ‍​​ ​ ‌‍​‌​ ​‌‌‍​‌​ ​‌​ ‌ ​ ‍ ‌ ‌​‌ ‍‌‌ ​​‌‍‌‌​ ‌‌‍‍​‌‍ ‌ ‌​‌‍‌‌‌‍ ​‌​ ‌‌‍‌‌‌‍ ‍‌ ‌‌‌​‍‌‌ ‌​‌‍‌‌‌‍ ‌​ ‍ ‌ ​​‌‍​‌‌ ‌​‌‍‍​​ ‌‌ ​​‌ ​‍‌‍‍‌‌‍​ ‌‍‌‌​ ‌‍​‍‌‍​‌‌ ​ ‌‍‌‌‌‌‌‌‌ ​‍‌‍ ​​ ‌‌‍‍​‌ ‌​‌ ‌​‌ ​​‌ ​ ​‍‌‌​ ​ ‌​​‌​‍‌‌​ ​‍‌​‌‍​‍‌‌​ ​‍‌​‌‍‌‍ ​​‍ ‌‌‍​‌‌‍ ‍‌‍‌​​‍ ‌‌ ​‍​‍ ‌‌‍‍​‌‍ ‌ ‌​‌‍‌‌‌‍ ​‌ ​ ​‍ ‌‌ ​ ‌ ‌​‌ ‌‌‌‍‌​‌‍‍‌‌‍ ​‍ ‍‌ ‌‍‌‍‌‌‌ ​‍‌‍​ ‌‍‌‌‌‍ ​​‍ ‍‌‍​‌‌ ​​‌ ​​​‍‌‍‌‍‍‌‌‍‌​​ ‌​ ‌​​ ​‌​ ‌​‌‍​‌​ ‌ ‌‍​‌​ ​ ‌‍​ ​‍ ‌​ ‌‍​ ​‍​ ‌​​ ‌‍​‍ ‌​ ‌​​ ‍​​ ​‍​ ​ ​‍ ‌​ ‍​​ ‌‍​ ‌‌​ ​​​‍ ‌​ ‍​​ ‌‍‌‍‌‌​ ​​​ ‌‌​ ‍​​ ​ ‌‍​‌​ ​‌‌‍​‌​ ​‌​ ‌ ​‍‌‍‌ ‌​‌ ‍‌‌ ​​‌‍‌‌​ ‌‌‍‍​‌‍ ‌ ‌​‌‍‌‌‌‍ ​‌​ ‌‌‍‌‌‌‍ ‍‌ ‌‌‌​‍‌‌ ‌​‌‍‌‌‌‍ ‌​‍‌‍‌ ​​‌‍​‌‌ ‌​‌‍‍​​ ‌‌ ​​‌ ​‍‌‍‍‌‌‍​ ‌‍‌‌​‍‌‍‌ ​​‌‍‌‌‌ ​‍‌ ​ ‌ ​​‌‍‌‌‌‍​ ‌ ‌​‌‍‍‌‌ ‌‍‌‍‌‌​ ‌‌ ​​‌ ‌‌‌‍​‍‌‍ ​‌‍‍‌‌ ​ ‌‍‍​‌‍‌‌‌‍‌​​‍​‍‌ ‌
Menu Déjeuner | Du lundi au vendredi, de 12h30 à 15h00​​​​‌ ‍ ​‍​‍‌‍ ‌ ​‍‌‍‍‌‌‍‌ ‌‍‍‌‌‍ ‍​‍​‍​ ‍‍​‍​‍‌ ​ ‌‍​‌‌‍ ‍‌‍‍‌‌ ‌​‌ ‍‌​‍ ‍‌‍‍‌‌‍ ​‍​‍​‍ ​​‍​‍‌‍‍​‌ ​‍‌‍‌‌‌‍‌‍​‍​‍​ ‍‍​‍​‍‌‍‍​‌ ‌​‌ ‌​‌ ​​‌ ​ ​ ‍‍​‍ ​‍ ‌‍ ​​‍ ‌‌‍​‌‌‍ ‍‌‍‌​​‍ ‌‌ ​‍​‍ ‌‌‍‍​‌‍ ‌ ‌​‌‍‌‌‌‍ ​‌ ​ ​‍ ‌‌ ​ ‌ ‌​‌ ‌‌‌‍‌​‌‍‍‌‌‍ ​‍ ‍‌ ‌‍‌‍‌‌‌ ​‍‌‍​ ‌‍‌‌‌‍ ​​‍ ‍‌‍​‌‌ ​​‌ ​​​‍ ‌‍‍‌‌‍ ‍‌ ‌​‌‍‌‌‌‍ ‍‌ ‌​​‍ ‌‍‌‌‌‍‌​‌‍‍‌‌ ‌​​‍ ‌‍ ‌‌‍ ‌‍‌​‌‍‌‌​ ‌‌ ​​‌ ​‍‌‍‌‌‌ ​ ‌‍‌‌‌‍ ‍‌ ‌​‌‍​‌‌ ‌​‌‍‍‌‌‍ ‌‍ ‍​ ‍ ‌‍‍‌‌‍‌​​ ‌‌‍​‌​ ​ ‌‍‌‍​ ​​‌‍​ ‌‍​‍​ ‌‌​ ​‌​‍ ‌‌‍‌‌​ ​ ​ ‍​​ ​‍​‍ ‌​ ‌​‌‍‌‍​ ​​​ ‍​​‍ ‌​ ‍‌​ ‌‍​ ​‍​ ​‌​‍ ‌‌‍​ ​ ​‌‌‍​ ​ ​‌‌‍‌‍​ ​‌‌‍‌‌​ ​​​ ‌ ‌‍‌​​ ​ ​ ​ ​ ‍ ‌ ‌​‌ ‍‌‌ ​​‌‍‌‌​ ‌‌‍‍​‌‍ ‌ ‌​‌‍‌‌‌‍ ​‌‌​ ‌‍‍‌‌ ‌​‌‍‌‌‌‌​​‌‍​‌‌‍‌ ‌‍‌‌​ ‍ ‌ ​​‌‍​‌‌ ‌​‌‍‍​​ ‌‌ ​​‌‍​‌‌‍‌ ‌‍‌‌‌​​‍‌ ‌‌‌‍‍‌‌‍ ​‌‍‌​‌‍‌‌‌ ​‍​‍‌‌​ ‌‌‌​​‍‌‌ ‌‍‍ ‌‍‌‌‌ ‍‌​‍‌‌​ ​ ‌​‌​​‍‌‌​ ​ ‌​‌​​‍‌‌​ ​‍​ ​‍‌‍‌‌​ ​​​ ​‌‌‍​ ‌‍‌​​ ‍​​ ​‌‌‍​‍​ ‌‍​ ​ ‌‍‌‍‌‍‌‍​‍‌‌​ ​‍​ ​‍​‍‌‌​ ‌‌‌​‌​​‍ ‍‌‍ ‌‌‍‌‌‌‍ ‍‌ ‌‌‌ ​ ​‍‌‌​ ‌‌‌​​‍‌‌ ‌‍‍ ‌‍‌‌‌ ‍‌​‍‌‌​ ​ ‌​‌​​‍‌‌​ ​ ‌​‌​​‍‌‌​ ​‍​ ​‍​ ‌‌​ ‌ ​ ‌‍‌‍‌‌​ ​​​ ‍‌​ ​ ‌‍‌​​ ‍‌​ ​‌‌‍‌​​ ‌ ​‍‌‌​ ​‍​ ​‍​‍‌‌​ ‌‌‌​‌​​‍ ‍‌‍ ‌‌‍‌‌‌‍ ‍‌ ‌‌‌‌​ ‌‍‌‌‌‍​ ‌ ‌​‌‍‍‌‌‍ ‌‍ ‍‌ ​ ​‍‌‌​ ‌‌‌​​‍‌‌ ‌‍‍ ‌‍‌‌‌ ‍‌​‍‌‌​ ​ ‌​‌​​‍‌‌​ ​ ‌​‌​​‍‌‌​ ​‍​ ​‍​ ​​​ ​​‌‍‌‍​ ​‍​ ‌‍​ ‌‌​ ‍​‌‍‌‍​ ‌‌‌‍​ ​ ​ ​ ‍‌​‍‌‌​ ​‍​ ​‍​‍‌‌​ ‌‌‌​‌​​‍ ‍‌ ​ ‌‍‌‌‌‍​ ‌ ‌​‌‍‍‌‌‍ ‌‍ ‍‌‌‌​‌‍‍‌‌ ‌​‌‍ ​‌‍‌‌​ ‌‍​‍‌‍​‌‌ ​ ‌‍‌‌‌‌‌‌‌ ​‍‌‍ ​​ ‌‌‍‍​‌ ‌​‌ ‌​‌ ​​‌ ​ ​‍‌‌​ ​ ‌​​‌​‍‌‌​ ​‍‌​‌‍​‍‌‌​ ​‍‌​‌‍‌‍ ​​‍ ‌‌‍​‌‌‍ ‍‌‍‌​​‍ ‌‌ ​‍​‍ ‌‌‍‍​‌‍ ‌ ‌​‌‍‌‌‌‍ ​‌ ​ ​‍ ‌‌ ​ ‌ ‌​‌ ‌‌‌‍‌​‌‍‍‌‌‍ ​‍ ‍‌ ‌‍‌‍‌‌‌ ​‍‌‍​ ‌‍‌‌‌‍ ​​‍ ‍‌‍​‌‌ ​​‌ ​​​‍‌‍‌‍‍‌‌‍‌​​ ‌‌‍​‌​ ​ ‌‍‌‍​ ​​‌‍​ ‌‍​‍​ ‌‌​ ​‌​‍ ‌‌‍‌‌​ ​ ​ ‍​​ ​‍​‍ ‌​ ‌​‌‍‌‍​ ​​​ ‍​​‍ ‌​ ‍‌​ ‌‍​ ​‍​ ​‌​‍ ‌‌‍​ ​ ​‌‌‍​ ​ ​‌‌‍‌‍​ ​‌‌‍‌‌​ ​​​ ‌ ‌‍‌​​ ​ ​ ​ ​‍‌‍‌ ‌​‌ ‍‌‌ ​​‌‍‌‌​ ‌‌‍‍​‌‍ ‌ ‌​‌‍‌‌‌‍ ​‌‌​ ‌‍‍‌‌ ‌​‌‍‌‌‌‌​​‌‍​‌‌‍‌ ‌‍‌‌​‍‌‍‌ ​​‌‍​‌‌ ‌​‌‍‍​​ ‌‌ ​​‌‍​‌‌‍‌ ‌‍‌‌‌​​‍‌ ‌‌‌‍‍‌‌‍ ​‌‍‌​‌‍‌‌‌ ​‍​‍‌‌​ ‌‌‌​​‍‌‌ ‌‍‍ ‌‍‌‌‌ ‍‌​‍‌‌​ ​ ‌​‌​​‍‌‌​ ​ ‌​‌​​‍‌‌​ ​‍​ ​‍‌‍‌‌​ ​​​ ​‌‌‍​ ‌‍‌​​ ‍​​ ​‌‌‍​‍​ ‌‍​ ​ ‌‍‌‍‌‍‌‍​‍‌‌​ ​‍​ ​‍​‍‌‌​ ‌‌‌​‌​​‍ ‍‌‍ ‌‌‍‌‌‌‍ ‍‌ ‌‌‌ ​ ​‍‌‌​ ‌‌‌​​‍‌‌ ‌‍‍ ‌‍‌‌‌ ‍‌​‍‌‌​ ​ ‌​‌​​‍‌‌​ ​ ‌​‌​​‍‌‌​ ​‍​ ​‍​ ‌‌​ ‌ ​ ‌‍‌‍‌‌​ ​​​ ‍‌​ ​ ‌‍‌​​ ‍‌​ ​‌‌‍‌​​ ‌ ​‍‌‌​ ​‍​ ​‍​‍‌‌​ ‌‌‌​‌​​‍ ‍‌‍ ‌‌‍‌‌‌‍ ‍‌ ‌‌‌‌​ ‌‍‌‌‌‍​ ‌ ‌​‌‍‍‌‌‍ ‌‍ ‍‌ ​ ​‍‌‌​ ‌‌‌​​‍‌‌ ‌‍‍ ‌‍‌‌‌ ‍‌​‍‌‌​ ​ ‌​‌​​‍‌‌​ ​ ‌​‌​​‍‌‌​ ​‍​ ​‍​ ​​​ ​​‌‍‌‍​ ​‍​ ‌‍​ ‌‌​ ‍​‌‍‌‍​ ‌‌‌‍​ ​ ​ ​ ‍‌​‍‌‌​ ​‍​ ​‍​‍‌‌​ ‌‌‌​‌​​‍ ‍‌ ​ ‌‍‌‌‌‍​ ‌ ‌​‌‍‍‌‌‍ ‌‍ ‍‌‌‌​‌‍‍‌‌ ‌​‌‍ ​‌‍‌‌​‍‌‍‌ ​​‌‍‌‌‌ ​‍‌ ​ ‌ ​​‌‍‌‌‌‍​ ‌ ‌​‌‍‍‌‌ ‌‍‌‍‌‌​ ‌‌ ​​‌ ‌‌‌‍​‍‌‍ ​‌‍‍‌‌ ​ ‌‍‍​‌‍‌‌‌‍‌​​‍​‍‌ ‌
Plat du menu​​​​‌ ‍ ​‍​‍‌‍ ‌ ​‍‌‍‍‌‌‍‌ ‌‍‍‌‌‍ ‍​‍​‍​ ‍‍​‍​‍‌ ​ ‌‍​‌‌‍ ‍‌‍‍‌‌ ‌​‌ ‍‌​‍ ‍‌‍‍‌‌‍ ​‍​‍​‍ ​​‍​‍‌‍‍​‌ ​‍‌‍‌‌‌‍‌‍​‍​‍​ ‍‍​‍​‍‌‍‍​‌ ‌​‌ ‌​‌ ​​‌ ​ ​ ‍‍​‍ ​‍ ‌‍ ​​‍ ‌‌‍​‌‌‍ ‍‌‍‌​​‍ ‌‌ ​‍​‍ ‌‌‍‍​‌‍ ‌ ‌​‌‍‌‌‌‍ ​‌ ​ ​‍ ‌‌ ​ ‌ ‌​‌ ‌‌‌‍‌​‌‍‍‌‌‍ ​‍ ‍‌ ‌‍‌‍‌‌‌ ​‍‌‍​ ‌‍‌‌‌‍ ​​‍ ‍‌‍​‌‌ ​​‌ ​​​‍ ‌‍‍‌‌‍ ‍‌ ‌​‌‍‌‌‌‍ ‍‌ ‌​​‍ ‌‍‌‌‌‍‌​‌‍‍‌‌ ‌​​‍ ‌‍ ‌‌‍ ‌‍‌​‌‍‌‌​ ‌‌ ​​‌ ​‍‌‍‌‌‌ ​ ‌‍‌‌‌‍ ‍‌ ‌​‌‍​‌‌ ‌​‌‍‍‌‌‍ ‌‍ ‍​ ‍ ‌‍‍‌‌‍‌​​ ‌‌‍‌‍​ ‌​‌‍​ ​ ‌‌​ ‌‌‌‍‌‍​ ​​‌‍‌‌​‍ ‌‌‍​‌​ ‍‌‌‍​ ‌‍‌‍​‍ ‌​ ‌​​ ‍‌‌‍​ ​ ‌​​‍ ‌​ ‍​​ ​‍‌‍‌‍​ ‌​​‍ ‌‌‍​ ‌‍‌‌​ ‌‍​ ‌‌‌‍​ ‌‍​‌​ ‍‌​ ‍​​ ​‌‌‍‌‌​ ​‍​ ‌‍​ ‍ ‌ ‌​‌ ‍‌‌ ​​‌‍‌‌​ ‌‌‍‍​‌‍ ‌ ‌​‌‍‌‌‌‍ ​‌​ ‌‌‍‌‌‌‍ ‍‌ ‌‌‌​‍‌‌ ‌​‌‍‌‌‌‍ ‌​ ‍ ‌ ​​‌‍​‌‌ ‌​‌‍‍​​ ‌‌ ‌​‌‍‍‌‌ ‌​‌‍ ​‌‍‌‌​ ‌‍​‍‌‍​‌‌ ​ ‌‍‌‌‌‌‌‌‌ ​‍‌‍ ​​ ‌‌‍‍​‌ ‌​‌ ‌​‌ ​​‌ ​ ​‍‌‌​ ​ ‌​​‌​‍‌‌​ ​‍‌​‌‍​‍‌‌​ ​‍‌​‌‍‌‍ ​​‍ ‌‌‍​‌‌‍ ‍‌‍‌​​‍ ‌‌ ​‍​‍ ‌‌‍‍​‌‍ ‌ ‌​‌‍‌‌‌‍ ​‌ ​ ​‍ ‌‌ ​ ‌ ‌​‌ ‌‌‌‍‌​‌‍‍‌‌‍ ​‍ ‍‌ ‌‍‌‍‌‌‌ ​‍‌‍​ ‌‍‌‌‌‍ ​​‍ ‍‌‍​‌‌ ​​‌ ​​​‍‌‍‌‍‍‌‌‍‌​​ ‌‌‍‌‍​ ‌​‌‍​ ​ ‌‌​ ‌‌‌‍‌‍​ ​​‌‍‌‌​‍ ‌‌‍​‌​ ‍‌‌‍​ ‌‍‌‍​‍ ‌​ ‌​​ ‍‌‌‍​ ​ ‌​​‍ ‌​ ‍​​ ​‍‌‍‌‍​ ‌​​‍ ‌‌‍​ ‌‍‌‌​ ‌‍​ ‌‌‌‍​ ‌‍​‌​ ‍‌​ ‍​​ ​‌‌‍‌‌​ ​‍​ ‌‍​‍‌‍‌ ‌​‌ ‍‌‌ ​​‌‍‌‌​ ‌‌‍‍​‌‍ ‌ ‌​‌‍‌‌‌‍ ​‌​ ‌‌‍‌‌‌‍ ‍‌ ‌‌‌​‍‌‌ ‌​‌‍‌‌‌‍ ‌​‍‌‍‌ ​​‌‍​‌‌ ‌​‌‍‍​​ ‌‌ ‌​‌‍‍‌‌ ‌​‌‍ ​‌‍‌‌​‍‌‍‌ ​​‌‍‌‌‌ ​‍‌ ​ ‌ ​​‌‍‌‌‌‍​ ‌ ‌​‌‍‍‌‌ ‌‍‌‍‌‌​ ‌‌ ​​‌ ‌‌‌‍​‍‌‍ ​‌‍‍‌‌ ​ ‌‍‍​‌‍‌‌‌‍‌​​‍​‍‌ ‌
viande ou poisson du jour | verre de vin et eau minérale ou soda | café gourmand​​​​‌ ‍ ​‍​‍‌‍ ‌ ​‍‌‍‍‌‌‍‌ ‌‍‍‌‌‍ ‍​‍​‍​ ‍‍​‍​‍‌ ​ ‌‍​‌‌‍ ‍‌‍‍‌‌ ‌​‌ ‍‌​‍ ‍‌‍‍‌‌‍ ​‍​‍​‍ ​​‍​‍‌‍‍​‌ ​‍‌‍‌‌‌‍‌‍​‍​‍​ ‍‍​‍​‍‌‍‍​‌ ‌​‌ ‌​‌ ​​‌ ​ ​ ‍‍​‍ ​‍ ‌‍ ​​‍ ‌‌‍​‌‌‍ ‍‌‍‌​​‍ ‌‌ ​‍​‍ ‌‌‍‍​‌‍ ‌ ‌​‌‍‌‌‌‍ ​‌ ​ ​‍ ‌‌ ​ ‌ ‌​‌ ‌‌‌‍‌​‌‍‍‌‌‍ ​‍ ‍‌ ‌‍‌‍‌‌‌ ​‍‌‍​ ‌‍‌‌‌‍ ​​‍ ‍‌‍​‌‌ ​​‌ ​​​‍ ‌‍‍‌‌‍ ‍‌ ‌​‌‍‌‌‌‍ ‍‌ ‌​​‍ ‌‍‌‌‌‍‌​‌‍‍‌‌ ‌​​‍ ‌‍ ‌‌‍ ‌‍‌​‌‍‌‌​ ‌‌ ​​‌ ​‍‌‍‌‌‌ ​ ‌‍‌‌‌‍ ‍‌ ‌​‌‍​‌‌ ‌​‌‍‍‌‌‍ ‌‍ ‍​ ‍ ‌‍‍‌‌‍‌​​ ‌‌‍‌‍​ ‌​‌‍​ ​ ‌‌​ ‌‌‌‍‌‍​ ​​‌‍‌‌​‍ ‌‌‍​‌​ ‍‌‌‍​ ‌‍‌‍​‍ ‌​ ‌​​ ‍‌‌‍​ ​ ‌​​‍ ‌​ ‍​​ ​‍‌‍‌‍​ ‌​​‍ ‌‌‍​ ‌‍‌‌​ ‌‍​ ‌‌‌‍​ ‌‍​‌​ ‍‌​ ‍​​ ​‌‌‍‌‌​ ​‍​ ‌‍​ ‍ ‌ ‌​‌ ‍‌‌ ​​‌‍‌‌​ ‌‌‍‍​‌‍ ‌ ‌​‌‍‌‌‌‍ ​‌​ ‌‌‍‌‌‌‍ ‍‌ ‌‌‌​‍‌‌ ‌​‌‍‌‌‌‍ ‌​ ‍ ‌ ​​‌‍​‌‌ ‌​‌‍‍​​ ‌‌‍‌​‌‍‌‌‌ ​ ‌‍​ ‌ ​‍‌‍‍‌‌ ​​‌ ‌​‌‍‍‌‌‍ ‌‍ ‍​ ‌‍​‍‌‍​‌‌ ​ ‌‍‌‌‌‌‌‌‌ ​‍‌‍ ​​ ‌‌‍‍​‌ ‌​‌ ‌​‌ ​​‌ ​ ​‍‌‌​ ​ ‌​​‌​‍‌‌​ ​‍‌​‌‍​‍‌‌​ ​‍‌​‌‍‌‍ ​​‍ ‌‌‍​‌‌‍ ‍‌‍‌​​‍ ‌‌ ​‍​‍ ‌‌‍‍​‌‍ ‌ ‌​‌‍‌‌‌‍ ​‌ ​ ​‍ ‌‌ ​ ‌ ‌​‌ ‌‌‌‍‌​‌‍‍‌‌‍ ​‍ ‍‌ ‌‍‌‍‌‌‌ ​‍‌‍​ ‌‍‌‌‌‍ ​​‍ ‍‌‍​‌‌ ​​‌ ​​​‍‌‍‌‍‍‌‌‍‌​​ ‌‌‍‌‍​ ‌​‌‍​ ​ ‌‌​ ‌‌‌‍‌‍​ ​​‌‍‌‌​‍ ‌‌‍​‌​ ‍‌‌‍​ ‌‍‌‍​‍ ‌​ ‌​​ ‍‌‌‍​ ​ ‌​​‍ ‌​ ‍​​ ​‍‌‍‌‍​ ‌​​‍ ‌‌‍​ ‌‍‌‌​ ‌‍​ ‌‌‌‍​ ‌‍​‌​ ‍‌​ ‍​​ ​‌‌‍‌‌​ ​‍​ ‌‍​‍‌‍‌ ‌​‌ ‍‌‌ ​​‌‍‌‌​ ‌‌‍‍​‌‍ ‌ ‌​‌‍‌‌‌‍ ​‌​ ‌‌‍‌‌‌‍ ‍‌ ‌‌‌​‍‌‌ ‌​‌‍‌‌‌‍ ‌​‍‌‍‌ ​​‌‍​‌‌ ‌​‌‍‍​​ ‌‌‍‌​‌‍‌‌‌ ​ ‌‍​ ‌ ​‍‌‍‍‌‌ ​​‌ ‌​‌‍‍‌‌‍ ‌‍ ‍​‍‌‍‌ ​​‌‍‌‌‌ ​‍‌ ​ ‌ ​​‌‍‌‌‌‍​ ‌ ‌​‌‍‍‌‌ ‌‍‌‍‌‌​ ‌‌ ​​‌ ‌‌‌‍​‍‌‍ ​‌‍‍‌‌ ​ ‌‍‍​‌‍‌‌‌‍‌​​‍​‍‌ ‌